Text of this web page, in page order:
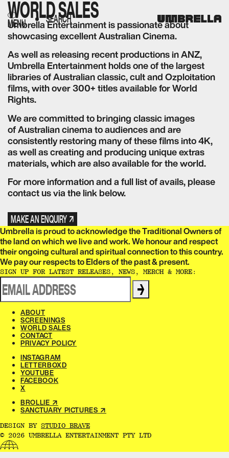
MENU SEARCH
FILMS​​​​‌ ‍ ​‍​‍‌‍ ‌ ​‍‌‍‍‌‌‍‌ ‌‍‍‌‌‍ ‍​‍​‍​ ‍‍​‍​‍‌ ​ ‌‍​‌‌‍ ‍‌‍‍‌‌ ‌​‌ ‍‌​‍ ‍‌‍‍‌‌‍ ​‍​‍​‍ ​​‍​‍‌‍‍​‌ ​‍‌‍‌‌‌‍‌‍​‍​‍​ ‍‍​‍​‍‌‍‍​‌ ‌​‌ ‌​‌ ​​‌ ​ ​ ‍‍​‍ ​‍ ‌ ‌‌‌‍ ‌‌‍​‍‌ ​‍‌‍‌‌‌‍ ​‌‍ ​‌‍​‌​‍ ‍‌ ​ ‌‍​‌‌‍ ‍‌‍‍‌‌ ‌​‌ ‍‌​‍ ‍‌ ​ ‌ ‌​‌ ‌‌‌‍‌​‌‍‍‌‌‍ ​‍ ‌‍‍‌‌‍ ‍‌ ‌​‌‍‌‌‌‍ ‍‌ ‌​​‍ ‌‍‌‌‌‍‌​‌‍‍‌‌ ‌​​‍ ‌‍ ‌‌‍ ‌‍‌​‌‍‌‌​ ‌‌ ​​‌ ​‍‌‍‌‌‌ ​ ‌‍‌‌‌‍ ‍‌ ‌​‌‍​‌‌ ‌​‌‍‍‌‌‍ ‌‍ ‍​ ‍ ‌‍‍‌‌‍‌​​ ‌‌ ​ ‌‍‍‌‌ ‌​‌‍‌‌‌‌​ ‌‍‌‌‌ ‌​‌ ‌​‌‍‍‌‌‍ ‍‌‍‌ ‌ ​ ​ ‍ ‌ ‌​‌ ‍‌‌ ​​‌‍‌‌​ ‌‌ ​ ‌‍‍‌‌ ‌​‌‍‌‌‌‌​ ‌‍‌‌‌ ‌​‌ ‌​‌‍‍‌‌‍ ‍‌‍‌ ‌ ​ ​ ‍ ‌ ​​‌‍​‌‌ ‌​‌‍‍​​ ‌‌‍ ‌‌‍‌‌‌‍ ‍‌ ‌‌‌​ ‍‌‍​‌‌ ‌‍‌‍‍‌‌‍‌ ‌‍​‌‌ ‌​‌‍‍‌‌‍ ‌‍ ‍​‍‌‌​ ‌‌‌​​‍‌‌ ‌‍‍ ‌‍‌‌‌ ‍‌​‍‌‌​ ​ ‌​‌​​‍‌‌​ ​ ‌​‌​​‍‌‌​ ​‍​ ​‍​ ‌‌​ ​​​ ​‌‌‍‌‍‌‍​‍​ ​‌‌‍​‍‌‍‌‌​‍ ‌​ ​‍‌‍‌‍​ ​ ‌‍​‍​‍ ‌​ ‌​‌‍‌‍‌‍​‍​ ‌ ​‍ ‌‌‍​‍​ ​‌​ ‌​​ ‍​​‍ ‌‌‍​‍​ ‌​​ ​​‌‍​ ​ ​​​ ​​‌‍​ ​ ​ ​ ‌‌​ ‍​​ ‌‌​ ‌‍​‍‌‌​ ​‍​ ​‍​‍‌‌​ ‌‌‌​‌​​‍ ‍‌ ‌​‌‍‍‌‌ ‌​‌‍ ​‌‍‌‌​ ‌‍​‍‌‍​‌‌ ​ ‌‍‌‌‌‌‌‌‌ ​‍‌‍ ​​ ‌‌‍‍​‌ ‌​‌ ‌​‌ ​​‌ ​ ​‍‌‌​ ​ ‌​​‌​‍‌‌​ ​‍‌​‌‍​‍‌‌​ ​‍‌​‌‍‌ ‌‌‌‍ ‌‌‍​‍‌ ​‍‌‍‌‌‌‍ ​‌‍ ​‌‍​‌​‍ ‍‌ ​ ‌‍​‌‌‍ ‍‌‍‍‌‌ ‌​‌ ‍‌​‍ ‍‌ ​ ‌ ‌​‌ ‌‌‌‍‌​‌‍‍‌‌‍ ​‍‌‍‌‍‍‌‌‍‌​​ ‌‌ ​ ‌‍‍‌‌ ‌​‌‍‌‌‌‌​ ‌‍‌‌‌ ‌​‌ ‌​‌‍‍‌‌‍ ‍‌‍‌ ‌ ​ ​‍‌‍‌ ‌​‌ ‍‌‌ ​​‌‍‌‌​ ‌‌ ​ ‌‍‍‌‌ ‌​‌‍‌‌‌‌​ ‌‍‌‌‌ ‌​‌ ‌​‌‍‍‌‌‍ ‍‌‍‌ ‌ ​ ​‍‌‍‌ ​​‌‍​‌‌ ‌​‌‍‍​​ ‌‌‍ ‌‌‍‌‌‌‍ ‍‌ ‌‌‌​ ‍‌‍​‌‌ ‌‍‌‍‍‌‌‍‌ ‌‍​‌‌ ‌​‌‍‍‌‌‍ ‌‍ ‍​‍‌‌​ ‌‌‌​​‍‌‌ ‌‍‍ ‌‍‌‌‌ ‍‌​‍‌‌​ ​ ‌​‌​​‍‌‌​ ​ ‌​‌​​‍‌‌​ ​‍​ ​‍​ ‌‌​ ​​​ ​‌‌‍‌‍‌‍​‍​ ​‌‌‍​‍‌‍‌‌​‍ ‌​ ​‍‌‍‌‍​ ​ ‌‍​‍​‍ ‌​ ‌​‌‍‌‍‌‍​‍​ ‌ ​‍ ‌‌‍​‍​ ​‌​ ‌​​ ‍​​‍ ‌‌‍​‍​ ‌​​ ​​‌‍​ ​ ​​​ ​​‌‍​ ​ ​ ​ ‌‌​ ‍​​ ‌‌​ ‌‍​‍‌‌​ ​‍​ ​‍​‍‌‌​ ‌‌‌​‌​​‍ ‍‌ ‌​‌‍‍‌‌ ‌​‌‍ ​‌‍‌‌​‍‌‍‌ ​​‌‍‌‌‌ ​‍‌ ​ ‌ ​​‌‍‌‌‌‍​ ‌ ‌​‌‍‍‌‌ ‌‍‌‍‌‌​ ‌‌ ​​‌ ‌‌‌‍​‍‌‍ ​‌‍‍‌‌ ​ ‌‍‍​‌‍‌‌‌‍‌​​‍​‍‌ ‌
DIALOGUE​​​​‌ ‍ ​‍​‍‌‍ ‌ ​‍‌‍‍‌‌‍‌ ‌‍‍‌‌‍ ‍​‍​‍​ ‍‍​‍​‍‌ ​ ‌‍​‌‌‍ ‍‌‍‍‌‌ ‌​‌ ‍‌​‍ ‍‌‍‍‌‌‍ ​‍​‍​‍ ​​‍​‍‌‍‍​‌ ​‍‌‍‌‌‌‍‌‍​‍​‍​ ‍‍​‍​‍‌‍‍​‌ ‌​‌ ‌​‌ ​​‌ ​ ​ ‍‍​‍ ​‍ ‌ ‌‌‌‍ ‌‌‍​‍‌ ​‍‌‍‌‌‌‍ ​‌‍ ​‌‍​‌​‍ ‍‌ ​ ‌‍​‌‌‍ ‍‌‍‍‌‌ ‌​‌ ‍‌​‍ ‍‌ ​ ‌ ‌​‌ ‌‌‌‍‌​‌‍‍‌‌‍ ​‍ ‌‍‍‌‌‍ ‍‌ ‌​‌‍‌‌‌‍ ‍‌ ‌​​‍ ‌‍‌‌‌‍‌​‌‍‍‌‌ ‌​​‍ ‌‍ ‌‌‍ ‌‍‌​‌‍‌‌​ ‌‌ ​​‌ ​‍‌‍‌‌‌ ​ ‌‍‌‌‌‍ ‍‌ ‌​‌‍​‌‌ ‌​‌‍‍‌‌‍ ‌‍ ‍​ ‍ ‌‍‍‌‌‍‌​​ ‌‌ ​ ‌‍‍‌‌ ‌​‌‍‌‌‌‌​ ‌‍‌‌‌ ‌​‌ ‌​‌‍‍‌‌‍ ‍‌‍‌ ‌ ​ ​ ‍ ‌ ‌​‌ ‍‌‌ ​​‌‍‌‌​ ‌‌ ​ ‌‍‍‌‌ ‌​‌‍‌‌‌‌​ ‌‍‌‌‌ ‌​‌ ‌​‌‍‍‌‌‍ ‍‌‍‌ ‌ ​ ​ ‍ ‌ ​​‌‍​‌‌ ‌​‌‍‍​​ ‌‌‍ ‌‌‍‌‌‌‍ ‍‌ ‌‌‌​ ‍‌‍​‌‌ ‌‍‌‍‍‌‌‍‌ ‌‍​‌‌ ‌​‌‍‍‌‌‍ ‌‍ ‍​‍‌‌​ ‌‌‌​​‍‌‌ ‌‍‍ ‌‍‌‌‌ ‍‌​‍‌‌​ ​ ‌​‌​​‍‌‌​ ​ ‌​‌​​‍‌‌​ ​‍​ ​‍‌‍​‍​ ​‍​ ‌ ‌‍​‌‌‍​‍​ ​‍​ ‌‍‌‍​‌​‍ ‌‌‍‌‌​ ​‌​ ​ ‌‍​ ​‍ ‌​ ‌​​ ‍​​ ‍​​ ‌‌​‍ ‌‌‍​‍​ ​‌​ ​ ​ ‌‍​‍ ‌​ ​ ​ ‌​‌‍‌​​ ‍​​ ​‌​ ​‌‌‍​‍‌‍​‍​ ‌‌‌‍‌‍​ ‌ ‌‍​‍​‍‌‌​ ​‍​ ​‍​‍‌‌​ ‌‌‌​‌​​‍ ‍‌ ‌​‌‍‍‌‌ ‌​‌‍ ​‌‍‌‌​ ‌‍​‍‌‍​‌‌ ​ ‌‍‌‌‌‌‌‌‌ ​‍‌‍ ​​ ‌‌‍‍​‌ ‌​‌ ‌​‌ ​​‌ ​ ​‍‌‌​ ​ ‌​​‌​‍‌‌​ ​‍‌​‌‍​‍‌‌​ ​‍‌​‌‍‌ ‌‌‌‍ ‌‌‍​‍‌ ​‍‌‍‌‌‌‍ ​‌‍ ​‌‍​‌​‍ ‍‌ ​ ‌‍​‌‌‍ ‍‌‍‍‌‌ ‌​‌ ‍‌​‍ ‍‌ ​ ‌ ‌​‌ ‌‌‌‍‌​‌‍‍‌‌‍ ​‍‌‍‌‍‍‌‌‍‌​​ ‌‌ ​ ‌‍‍‌‌ ‌​‌‍‌‌‌‌​ ‌‍‌‌‌ ‌​‌ ‌​‌‍‍‌‌‍ ‍‌‍‌ ‌ ​ ​‍‌‍‌ ‌​‌ ‍‌‌ ​​‌‍‌‌​ ‌‌ ​ ‌‍‍‌‌ ‌​‌‍‌‌‌‌​ ‌‍‌‌‌ ‌​‌ ‌​‌‍‍‌‌‍ ‍‌‍‌ ‌ ​ ​‍‌‍‌ ​​‌‍​‌‌ ‌​‌‍‍​​ ‌‌‍ ‌‌‍‌‌‌‍ ‍‌ ‌‌‌​ ‍‌‍​‌‌ ‌‍‌‍‍‌‌‍‌ ‌‍​‌‌ ‌​‌‍‍‌‌‍ ‌‍ ‍​‍‌‌​ ‌‌‌​​‍‌‌ ‌‍‍ ‌‍‌‌‌ ‍‌​‍‌‌​ ​ ‌​‌​​‍‌‌​ ​ ‌​‌​​‍‌‌​ ​‍​ ​‍‌‍​‍​ ​‍​ ‌ ‌‍​‌‌‍​‍​ ​‍​ ‌‍‌‍​‌​‍ ‌‌‍‌‌​ ​‌​ ​ ‌‍​ ​‍ ‌​ ‌​​ ‍​​ ‍​​ ‌‌​‍ ‌‌‍​‍​ ​‌​ ​ ​ ‌‍​‍ ‌​ ​ ​ ‌​‌‍‌​​ ‍​​ ​‌​ ​‌‌‍​‍‌‍​‍​ ‌‌‌‍‌‍​ ‌ ‌‍​‍​‍‌‌​ ​‍​ ​‍​‍‌‌​ ‌‌‌​‌​​‍ ‍‌ ‌​‌‍‍‌‌ ‌​‌‍ ​‌‍‌‌​‍‌‍‌ ​​‌‍‌‌‌ ​‍‌ ​ ‌ ​​‌‍‌‌‌‍​ ‌ ‌​‌‍‍‌‌ ‌‍‌‍‌‌​ ‌‌ ​​‌ ‌‌‌‍​‍‌‍ ​‌‍‍‌‌ ​ ‌‍‍​‌‍‌‌‌‍‌​​‍​‍‌ ‌
SHOP​​​​‌ ‍ ​‍​‍‌‍ ‌ ​‍‌‍‍‌‌‍‌ ‌‍‍‌‌‍ ‍​‍​‍​ ‍‍​‍​‍‌ ​ ‌‍​‌‌‍ ‍‌‍‍‌‌ ‌​‌ ‍‌​‍ ‍‌‍‍‌‌‍ ​‍​‍​‍ ​​‍​‍‌‍‍​‌ ​‍‌‍‌‌‌‍‌‍​‍​‍​ ‍‍​‍​‍‌‍‍​‌ ‌​‌ ‌​‌ ​​‌ ​ ​ ‍‍​‍ ​‍ ‌ ‌‌‌‍ ‌‌‍​‍‌ ​‍‌‍‌‌‌‍ ​‌‍ ​‌‍​‌​‍ ‍‌ ​ ‌‍​‌‌‍ ‍‌‍‍‌‌ ‌​‌ ‍‌​‍ ‍‌ ​ ‌ ‌​‌ ‌‌‌‍‌​‌‍‍‌‌‍ ​‍ ‌‍‍‌‌‍ ‍‌ ‌​‌‍‌‌‌‍ ‍‌ ‌​​‍ ‌‍‌‌‌‍‌​‌‍‍‌‌ ‌​​‍ ‌‍ ‌‌‍ ‌‍‌​‌‍‌‌​ ‌‌ ​​‌ ​‍‌‍‌‌‌ ​ ‌‍‌‌‌‍ ‍‌ ‌​‌‍​‌‌ ‌​‌‍‍‌‌‍ ‌‍ ‍​ ‍ ‌‍‍‌‌‍‌​​ ‌‌ ​ ‌‍‍‌‌ ‌​‌‍‌‌‌‌​ ‌‍‌‌‌ ‌​‌ ‌​‌‍‍‌‌‍ ‍‌‍‌ ‌ ​ ​ ‍ ‌ ‌​‌ ‍‌‌ ​​‌‍‌‌​ ‌‌ ​ ‌‍‍‌‌ ‌​‌‍‌‌‌‌​ ‌‍‌‌‌ ‌​‌ ‌​‌‍‍‌‌‍ ‍‌‍‌ ‌ ​ ​ ‍ ‌ ​​‌‍​‌‌ ‌​‌‍‍​​ ‌‌‍ ‌‌‍‌‌‌‍ ‍‌ ‌‌‌​ ‍‌‍​‌‌ ‌‍‌‍‍‌‌‍‌ ‌‍​‌‌ ‌​‌‍‍‌‌‍ ‌‍ ‍​‍‌‌​ ‌‌‌​​‍‌‌ ‌‍‍ ‌‍‌‌‌ ‍‌​‍‌‌​ ​ ‌​‌​​‍‌‌​ ​ ‌​‌​​‍‌‌​ ​‍​ ​‍​ ​‍​ ​‍‌‍​‍‌‍​‍‌‍​‌‌‍‌‍​ ​​​ ​​​‍ ‌‌‍​‌‌‍‌‍​ ​ ​ ‌‍​‍ ‌​ ‌​‌‍‌‍​ ​ ​ ‌​​‍ ‌​ ‍‌‌‍‌​‌‍​‍​ ‌‌​‍ ‌​ ​ ​ ​‌​ ​‌‌‍​ ​ ‍​​ ‌ ‌‍​ ​ ‍​‌‍‌​​ ‌‍​ ‌ ‌‍​ ​‍‌‌​ ​‍​ ​‍​‍‌‌​ ‌‌‌​‌​​‍ ‍‌ ‌​‌‍‍‌‌ ‌​‌‍ ​‌‍‌‌​ ‌‍​‍‌‍​‌‌ ​ ‌‍‌‌‌‌‌‌‌ ​‍‌‍ ​​ ‌‌‍‍​‌ ‌​‌ ‌​‌ ​​‌ ​ ​‍‌‌​ ​ ‌​​‌​‍‌‌​ ​‍‌​‌‍​‍‌‌​ ​‍‌​‌‍‌ ‌‌‌‍ ‌‌‍​‍‌ ​‍‌‍‌‌‌‍ ​‌‍ ​‌‍​‌​‍ ‍‌ ​ ‌‍​‌‌‍ ‍‌‍‍‌‌ ‌​‌ ‍‌​‍ ‍‌ ​ ‌ ‌​‌ ‌‌‌‍‌​‌‍‍‌‌‍ ​‍‌‍‌‍‍‌‌‍‌​​ ‌‌ ​ ‌‍‍‌‌ ‌​‌‍‌‌‌‌​ ‌‍‌‌‌ ‌​‌ ‌​‌‍‍‌‌‍ ‍‌‍‌ ‌ ​ ​‍‌‍‌ ‌​‌ ‍‌‌ ​​‌‍‌‌​ ‌‌ ​ ‌‍‍‌‌ ‌​‌‍‌‌‌‌​ ‌‍‌‌‌ ‌​‌ ‌​‌‍‍‌‌‍ ‍‌‍‌ ‌ ​ ​‍‌‍‌ ​​‌‍​‌‌ ‌​‌‍‍​​ ‌‌‍ ‌‌‍‌‌‌‍ ‍‌ ‌‌‌​ ‍‌‍​‌‌ ‌‍‌‍‍‌‌‍‌ ‌‍​‌‌ ‌​‌‍‍‌‌‍ ‌‍ ‍​‍‌‌​ ‌‌‌​​‍‌‌ ‌‍‍ ‌‍‌‌‌ ‍‌​‍‌‌​ ​ ‌​‌​​‍‌‌​ ​ ‌​‌​​‍‌‌​ ​‍​ ​‍​ ​‍​ ​‍‌‍​‍‌‍​‍‌‍​‌‌‍‌‍​ ​​​ ​​​‍ ‌‌‍​‌‌‍‌‍​ ​ ​ ‌‍​‍ ‌​ ‌​‌‍‌‍​ ​ ​ ‌​​‍ ‌​ ‍‌‌‍‌​‌‍​‍​ ‌‌​‍ ‌​ ​ ​ ​‌​ ​‌‌‍​ ​ ‍​​ ‌ ‌‍​ ​ ‍​‌‍‌​​ ‌‍​ ‌ ‌‍​ ​‍‌‌​ ​‍​ ​‍​‍‌‌​ ‌‌‌​‌​​‍ ‍‌ ‌​‌‍‍‌‌ ‌​‌‍ ​‌‍‌‌​‍‌‍‌ ​​‌‍‌‌‌ ​‍‌ ​ ‌ ​​‌‍‌‌‌‍​ ‌ ‌​‌‍‍‌‌ ‌‍‌‍‌‌​ ‌‌ ​​‌ ‌‌‌‍​‍‌‍ ​‌‍‍‌‌ ​ ‌‍‍​‌‍‌‌‌‍‌​​‍​‍‌ ‌
BOOK A SCREENING​​​​‌ ‍ ​‍​‍‌‍ ‌ ​‍‌‍‍‌‌‍‌ ‌‍‍‌‌‍ ‍​‍​‍​ ‍‍​‍​‍‌ ​ ‌‍​‌‌‍ ‍‌‍‍‌‌ ‌​‌ ‍‌​‍ ‍‌‍‍‌‌‍ ​‍​‍​‍ ​​‍​‍‌‍‍​‌ ​‍‌‍‌‌‌‍‌‍​‍​‍​ ‍‍​‍​‍‌‍‍​‌ ‌​‌ ‌​‌ ​​‌ ​ ​ ‍‍​‍ ​‍ ‌ ‌‌‌‍ ‌‌‍​‍‌ ​‍‌‍‌‌‌‍ ​‌‍ ​‌‍​‌​‍ ‍‌ ​ ‌‍​‌‌‍ ‍‌‍‍‌‌ ‌​‌ ‍‌​‍ ‍‌ ​ ‌ ‌​‌ ‌‌‌‍‌​‌‍‍‌‌‍ ​‍ ‌‍‍‌‌‍ ‍‌ ‌​‌‍‌‌‌‍ ‍‌ ‌​​‍ ‌‍‌‌‌‍‌​‌‍‍‌‌ ‌​​‍ ‌‍ ‌‌‍ ‌‍‌​‌‍‌‌​ ‌‌ ​​‌ ​‍‌‍‌‌‌ ​ ‌‍‌‌‌‍ ‍‌ ‌​‌‍​‌‌ ‌​‌‍‍‌‌‍ ‌‍ ‍​ ‍ ‌‍‍‌‌‍‌​​ ‌‌ ​ ‌‍‍‌‌ ‌​‌‍‌‌‌‌​ ‌‍‌‌‌ ‌​‌ ‌​‌‍‍‌‌‍ ‍‌‍‌ ‌ ​ ​ ‍ ‌ ‌​‌ ‍‌‌ ​​‌‍‌‌​ ‌‌ ​ ‌‍‍‌‌ ‌​‌‍‌‌‌‌​ ‌‍‌‌‌ ‌​‌ ‌​‌‍‍‌‌‍ ‍‌‍‌ ‌ ​ ​ ‍ ‌ ​​‌‍​‌‌ ‌​‌‍‍​​ ‌‌‍ ‌‌‍‌‌‌‍ ‍‌ ‌‌‌​ ‍‌‍​‌‌ ‌‍‌‍‍‌‌‍‌ ‌‍​‌‌ ‌​‌‍‍‌‌‍ ‌‍ ‍​‍‌‌​ ‌‌‌​​‍‌‌ ‌‍‍ ‌‍‌‌‌ ‍‌​‍‌‌​ ​ ‌​‌​​‍‌‌​ ​ ‌​‌​​‍‌‌​ ​‍​ ​‍‌‍‌​​ ‌‍‌‍‌​​ ​​‌‍‌‌‌‍‌‍‌‍​‍​ ‍‌​‍ ‌​ ‌‌​ ‍‌​ ​‍​ ‍‌​‍ ‌​ ‌​‌‍‌‌​ ‍‌​ ​‍​‍ ‌‌‍​‍​ ‌​​ ‌‌​ ​ ​‍ ‌​ ‌‍‌‍​‌‌‍‌‌‌‍‌‍‌‍​‌​ ‌​​ ‌‍​ ​​​ ‍​‌‍​‌​ ‌‍‌‍‌‌​‍‌‌​ ​‍​ ​‍​‍‌‌​ ‌‌‌​‌​​‍ ‍‌ ‌​‌‍‍‌‌ ‌​‌‍ ​‌‍‌‌​ ‌‍​‍‌‍​‌‌ ​ ‌‍‌‌‌‌‌‌‌ ​‍‌‍ ​​ ‌‌‍‍​‌ ‌​‌ ‌​‌ ​​‌ ​ ​‍‌‌​ ​ ‌​​‌​‍‌‌​ ​‍‌​‌‍​‍‌‌​ ​‍‌​‌‍‌ ‌‌‌‍ ‌‌‍​‍‌ ​‍‌‍‌‌‌‍ ​‌‍ ​‌‍​‌​‍ ‍‌ ​ ‌‍​‌‌‍ ‍‌‍‍‌‌ ‌​‌ ‍‌​‍ ‍‌ ​ ‌ ‌​‌ ‌‌‌‍‌​‌‍‍‌‌‍ ​‍‌‍‌‍‍‌‌‍‌​​ ‌‌ ​ ‌‍‍‌‌ ‌​‌‍‌‌‌‌​ ‌‍‌‌‌ ‌​‌ ‌​‌‍‍‌‌‍ ‍‌‍‌ ‌ ​ ​‍‌‍‌ ‌​‌ ‍‌‌ ​​‌‍‌‌​ ‌‌ ​ ‌‍‍‌‌ ‌​‌‍‌‌‌‌​ ‌‍‌‌‌ ‌​‌ ‌​‌‍‍‌‌‍ ‍‌‍‌ ‌ ​ ​‍‌‍‌ ​​‌‍​‌‌ ‌​‌‍‍​​ ‌‌‍ ‌‌‍‌‌‌‍ ‍‌ ‌‌‌​ ‍‌‍​‌‌ ‌‍‌‍‍‌‌‍‌ ‌‍​‌‌ ‌​‌‍‍‌‌‍ ‌‍ ‍​‍‌‌​ ‌‌‌​​‍‌‌ ‌‍‍ ‌‍‌‌‌ ‍‌​‍‌‌​ ​ ‌​‌​​‍‌‌​ ​ ‌​‌​​‍‌‌​ ​‍​ ​‍‌‍‌​​ ‌‍‌‍‌​​ ​​‌‍‌‌‌‍‌‍‌‍​‍​ ‍‌​‍ ‌​ ‌‌​ ‍‌​ ​‍​ ‍‌​‍ ‌​ ‌​‌‍‌‌​ ‍‌​ ​‍​‍ ‌‌‍​‍​ ‌​​ ‌‌​ ​ ​‍ ‌​ ‌‍‌‍​‌‌‍‌‌‌‍‌‍‌‍​‌​ ‌​​ ‌‍​ ​​​ ‍​‌‍​‌​ ‌‍‌‍‌‌​‍‌‌​ ​‍​ ​‍​‍‌‌​ ‌‌‌​‌​​‍ ‍‌ ‌​‌‍‍‌‌ ‌​‌‍ ​‌‍‌‌​‍‌‍‌ ​​‌‍‌‌‌ ​‍‌ ​ ‌ ​​‌‍‌‌‌‍​ ‌ ‌​‌‍‍‌‌ ‌‍‌‍‌‌​ ‌‌ ​​‌ ‌‌‌‍​‍‌‍ ​‌‍‍‌‌ ​ ‌‍‍​‌‍‌‌‌‍‌​​‍​‍‌ ‌
ABOUT​​​​‌ ‍ ​‍​‍‌‍ ‌ ​‍‌‍‍‌‌‍‌ ‌‍‍‌‌‍ ‍​‍​‍​ ‍‍​‍​‍‌ ​ ‌‍​‌‌‍ ‍‌‍‍‌‌ ‌​‌ ‍‌​‍ ‍‌‍‍‌‌‍ ​‍​‍​‍ ​​‍​‍‌‍‍​‌ ​‍‌‍‌‌‌‍‌‍​‍​‍​ ‍‍​‍​‍‌‍‍​‌ ‌​‌ ‌​‌ ​​‌ ​ ​ ‍‍​‍ ​‍ ‌ ‌‌‌‍ ‌‌‍​‍‌ ​‍‌‍‌‌‌‍ ​‌‍ ​‌‍​‌​‍ ‍‌ ​ ‌‍​‌‌‍ ‍‌‍‍‌‌ ‌​‌ ‍‌​‍ ‍‌ ​ ‌ ‌​‌ ‌‌‌‍‌​‌‍‍‌‌‍ ​‍ ‌‍‍‌‌‍ ‍‌ ‌​‌‍‌‌‌‍ ‍‌ ‌​​‍ ‌‍‌‌‌‍‌​‌‍‍‌‌ ‌​​‍ ‌‍ ‌‌‍ ‌‍‌​‌‍‌‌​ ‌‌ ​​‌ ​‍‌‍‌‌‌ ​ ‌‍‌‌‌‍ ‍‌ ‌​‌‍​‌‌ ‌​‌‍‍‌‌‍ ‌‍ ‍​ ‍ ‌‍‍‌‌‍‌​​ ‌‌ ​ ‌‍‍‌‌ ‌​‌‍‌‌‌‌​ ‌‍‌‌‌ ‌​‌ ‌​‌‍‍‌‌‍ ‍‌‍‌ ‌ ​ ​ ‍ ‌ ‌​‌ ‍‌‌ ​​‌‍‌‌​ ‌‌ ​ ‌‍‍‌‌ ‌​‌‍‌‌‌‌​ ‌‍‌‌‌ ‌​‌ ‌​‌‍‍‌‌‍ ‍‌‍‌ ‌ ​ ​ ‍ ‌ ​​‌‍​‌‌ ‌​‌‍‍​​ ‌‌‍ ‌‌‍‌‌‌‍ ‍‌ ‌‌‌​ ‍‌‍​‌‌ ‌‍‌‍‍‌‌‍‌ ‌‍​‌‌ ‌​‌‍‍‌‌‍ ‌‍ ‍​‍‌‌​ ‌‌‌​​‍‌‌ ‌‍‍ ‌‍‌‌‌ ‍‌​‍‌‌​ ​ ‌​‌​​‍‌‌​ ​ ‌​‌​​‍‌‌​ ​‍​ ​‍​ ‌‌​ ‍​​ ​‌‌‍‌​​ ​‌​ ​‍​ ​‌​ ​‍​‍ ‌‌‍​ ‌‍​‌​ ‍‌​ ​‌​‍ ‌​ ‌​​ ‍‌​ ‌ ​ ‍​​‍ ‌​ ‍‌​ ​‌‌‍‌‍​ ​‍​‍ ‌​ ‍​​ ‌ ​ ‌​​ ​‍​ ‌​​ ‌​​ ‌‌​ ​‍​ ‍​‌‍​‌‌‍​‍‌‍‌​​‍‌‌​ ​‍​ ​‍​‍‌‌​ ‌‌‌​‌​​‍ ‍‌ ‌​‌‍‍‌‌ ‌​‌‍ ​‌‍‌‌​ ‌‍​‍‌‍​‌‌ ​ ‌‍‌‌‌‌‌‌‌ ​‍‌‍ ​​ ‌‌‍‍​‌ ‌​‌ ‌​‌ ​​‌ ​ ​‍‌‌​ ​ ‌​​‌​‍‌‌​ ​‍‌​‌‍​‍‌‌​ ​‍‌​‌‍‌ ‌‌‌‍ ‌‌‍​‍‌ ​‍‌‍‌‌‌‍ ​‌‍ ​‌‍​‌​‍ ‍‌ ​ ‌‍​‌‌‍ ‍‌‍‍‌‌ ‌​‌ ‍‌​‍ ‍‌ ​ ‌ ‌​‌ ‌‌‌‍‌​‌‍‍‌‌‍ ​‍‌‍‌‍‍‌‌‍‌​​ ‌‌ ​ ‌‍‍‌‌ ‌​‌‍‌‌‌‌​ ‌‍‌‌‌ ‌​‌ ‌​‌‍‍‌‌‍ ‍‌‍‌ ‌ ​ ​‍‌‍‌ ‌​‌ ‍‌‌ ​​‌‍‌‌​ ‌‌ ​ ‌‍‍‌‌ ‌​‌‍‌‌‌‌​ ‌‍‌‌‌ ‌​‌ ‌​‌‍‍‌‌‍ ‍‌‍‌ ‌ ​ ​‍‌‍‌ ​​‌‍​‌‌ ‌​‌‍‍​​ ‌‌‍ ‌‌‍‌‌‌‍ ‍‌ ‌‌‌​ ‍‌‍​‌‌ ‌‍‌‍‍‌‌‍‌ ‌‍​‌‌ ‌​‌‍‍‌‌‍ ‌‍ ‍​‍‌‌​ ‌‌‌​​‍‌‌ ‌‍‍ ‌‍‌‌‌ ‍‌​‍‌‌​ ​ ‌​‌​​‍‌‌​ ​ ‌​‌​​‍‌‌​ ​‍​ ​‍​ ‌‌​ ‍​​ ​‌‌‍‌​​ ​‌​ ​‍​ ​‌​ ​‍​‍ ‌‌‍​ ‌‍​‌​ ‍‌​ ​‌​‍ ‌​ ‌​​ ‍‌​ ‌ ​ ‍​​‍ ‌​ ‍‌​ ​‌‌‍‌‍​ ​‍​‍ ‌​ ‍​​ ‌ ​ ‌​​ ​‍​ ‌​​ ‌​​ ‌‌​ ​‍​ ‍​‌‍​‌‌‍​‍‌‍‌​​‍‌‌​ ​‍​ ​‍​‍‌‌​ ‌‌‌​‌​​‍ ‍‌ ‌​‌‍‍‌‌ ‌​‌‍ ​‌‍‌‌​‍‌‍‌ ​​‌‍‌‌‌ ​‍‌ ​ ‌ ​​‌‍‌‌‌‍​ ‌ ‌​‌‍‍‌‌ ‌‍‌‍‌‌​ ‌‌ ​​‌ ‌‌‌‍​‍‌‍ ​‌‍‍‌‌ ​ ‌‍‍​‌‍‌‌‌‍‌​​‍​‍‌ ‌
CONTACT​​​​‌ ‍ ​‍​‍‌‍ ‌ ​‍‌‍‍‌‌‍‌ ‌‍‍‌‌‍ ‍​‍​‍​ ‍‍​‍​‍‌ ​ ‌‍​‌‌‍ ‍‌‍‍‌‌ ‌​‌ ‍‌​‍ ‍‌‍‍‌‌‍ ​‍​‍​‍ ​​‍​‍‌‍‍​‌ ​‍‌‍‌‌‌‍‌‍​‍​‍​ ‍‍​‍​‍‌‍‍​‌ ‌​‌ ‌​‌ ​​‌ ​ ​ ‍‍​‍ ​‍ ‌ ‌‌‌‍ ‌‌‍​‍‌ ​‍‌‍‌‌‌‍ ​‌‍ ​‌‍​‌​‍ ‍‌ ​ ‌‍​‌‌‍ ‍‌‍‍‌‌ ‌​‌ ‍‌​‍ ‍‌ ​ ‌ ‌​‌ ‌‌‌‍‌​‌‍‍‌‌‍ ​‍ ‌‍‍‌‌‍ ‍‌ ‌​‌‍‌‌‌‍ ‍‌ ‌​​‍ ‌‍‌‌‌‍‌​‌‍‍‌‌ ‌​​‍ ‌‍ ‌‌‍ ‌‍‌​‌‍‌‌​ ‌‌ ​​‌ ​‍‌‍‌‌‌ ​ ‌‍‌‌‌‍ ‍‌ ‌​‌‍​‌‌ ‌​‌‍‍‌‌‍ ‌‍ ‍​ ‍ ‌‍‍‌‌‍‌​​ ‌‌ ​ ‌‍‍‌‌ ‌​‌‍‌‌‌‌​ ‌‍‌‌‌ ‌​‌ ‌​‌‍‍‌‌‍ ‍‌‍‌ ‌ ​ ​ ‍ ‌ ‌​‌ ‍‌‌ ​​‌‍‌‌​ ‌‌ ​ ‌‍‍‌‌ ‌​‌‍‌‌‌‌​ ‌‍‌‌‌ ‌​‌ ‌​‌‍‍‌‌‍ ‍‌‍‌ ‌ ​ ​ ‍ ‌ ​​‌‍​‌‌ ‌​‌‍‍​​ ‌‌‍ ‌‌‍‌‌‌‍ ‍‌ ‌‌‌​ ‍‌‍​‌‌ ‌‍‌‍‍‌‌‍‌ ‌‍​‌‌ ‌​‌‍‍‌‌‍ ‌‍ ‍​‍‌‌​ ‌‌‌​​‍‌‌ ‌‍‍ ‌‍‌‌‌ ‍‌​‍‌‌​ ​ ‌​‌​​‍‌‌​ ​ ‌​‌​​‍‌‌​ ​‍​ ​‍‌‍‌‍​ ​‍​ ‌​​ ​‍‌‍‌‍‌‍​‍​ ​‌​ ​‍​‍ ‌‌‍​‌‌‍‌‍‌‍‌‌​ ‌ ​‍ ‌​ ‌​‌‍​‍​ ‌ ​ ​‌​‍ ‌‌‍​‌​ ​‌‌‍​‍​ ​‌​‍ ‌​ ​ ​ ​ ​ ‍‌​ ​‌​ ‍‌​ ‌​​ ‍‌​ ‍​​ ‌‍‌‍‌‌​ ​​‌‍‌​​‍‌‌​ ​‍​ ​‍​‍‌‌​ ‌‌‌​‌​​‍ ‍‌ ‌​‌‍‍‌‌ ‌​‌‍ ​‌‍‌‌​ ‌‍​‍‌‍​‌‌ ​ ‌‍‌‌‌‌‌‌‌ ​‍‌‍ ​​ ‌‌‍‍​‌ ‌​‌ ‌​‌ ​​‌ ​ ​‍‌‌​ ​ ‌​​‌​‍‌‌​ ​‍‌​‌‍​‍‌‌​ ​‍‌​‌‍‌ ‌‌‌‍ ‌‌‍​‍‌ ​‍‌‍‌‌‌‍ ​‌‍ ​‌‍​‌​‍ ‍‌ ​ ‌‍​‌‌‍ ‍‌‍‍‌‌ ‌​‌ ‍‌​‍ ‍‌ ​ ‌ ‌​‌ ‌‌‌‍‌​‌‍‍‌‌‍ ​‍‌‍‌‍‍‌‌‍‌​​ ‌‌ ​ ‌‍‍‌‌ ‌​‌‍‌‌‌‌​ ‌‍‌‌‌ ‌​‌ ‌​‌‍‍‌‌‍ ‍‌‍‌ ‌ ​ ​‍‌‍‌ ‌​‌ ‍‌‌ ​​‌‍‌‌​ ‌‌ ​ ‌‍‍‌‌ ‌​‌‍‌‌‌‌​ ‌‍‌‌‌ ‌​‌ ‌​‌‍‍‌‌‍ ‍‌‍‌ ‌ ​ ​‍‌‍‌ ​​‌‍​‌‌ ‌​‌‍‍​​ ‌‌‍ ‌‌‍‌‌‌‍ ‍‌ ‌‌‌​ ‍‌‍​‌‌ ‌‍‌‍‍‌‌‍‌ ‌‍​‌‌ ‌​‌‍‍‌‌‍ ‌‍ ‍​‍‌‌​ ‌‌‌​​‍‌‌ ‌‍‍ ‌‍‌‌‌ ‍‌​‍‌‌​ ​ ‌​‌​​‍‌‌​ ​ ‌​‌​​‍‌‌​ ​‍​ ​‍‌‍‌‍​ ​‍​ ‌​​ ​‍‌‍‌‍‌‍​‍​ ​‌​ ​‍​‍ ‌‌‍​‌‌‍‌‍‌‍‌‌​ ‌ ​‍ ‌​ ‌​‌‍​‍​ ‌ ​ ​‌​‍ ‌‌‍​‌​ ​‌‌‍​‍​ ​‌​‍ ‌​ ​ ​ ​ ​ ‍‌​ ​‌​ ‍‌​ ‌​​ ‍‌​ ‍​​ ‌‍‌‍‌‌​ ​​‌‍‌​​‍‌‌​ ​‍​ ​‍​‍‌‌​ ‌‌‌​‌​​‍ ‍‌ ‌​‌‍‍‌‌ ‌​‌‍ ​‌‍‌‌​‍‌‍‌ ​​‌‍‌‌‌ ​‍‌ ​ ‌ ​​‌‍‌‌‌‍​ ‌ ‌​‌‍‍‌‌ ‌‍‌‍‌‌​ ‌‌ ​​‌ ‌‌‌‍​‍‌‍ ​‌‍‍‌‌ ​ ‌‍‍​‌‍‌‌‌‍‌​​‍​‍‌ ‌
INSTAGRAM​​​​‌ ‍ ​‍​‍‌‍ ‌ ​‍‌‍‍‌‌‍‌ ‌‍‍‌‌‍ ‍​‍​‍​ ‍‍​‍​‍‌ ​ ‌‍​‌‌‍ ‍‌‍‍‌‌ ‌​‌ ‍‌​‍ ‍‌‍‍‌‌‍ ​‍​‍​‍ ​​‍​‍‌‍‍​‌ ​‍‌‍‌‌‌‍‌‍​‍​‍​ ‍‍​‍​‍‌‍‍​‌ ‌​‌ ‌​‌ ​​‌ ​ ​ ‍‍​‍ ​‍ ‌ ‌‌‌‍ ‌‌‍​‍‌ ​‍‌‍‌‌‌‍ ​‌‍ ​‌‍​‌​‍ ‍‌ ​ ‌‍​‌‌‍ ‍‌‍‍‌‌ ‌​‌ ‍‌​‍ ‍‌ ​ ‌ ‌​‌ ‌‌‌‍‌​‌‍‍‌‌‍ ​‍ ‌‍‍‌‌‍ ‍‌ ‌​‌‍‌‌‌‍ ‍‌ ‌​​‍ ‌‍‌‌‌‍‌​‌‍‍‌‌ ‌​​‍ ‌‍ ‌‌‍ ‌‍‌​‌‍‌‌​ ‌‌ ​​‌ ​‍‌‍‌‌‌ ​ ‌‍‌‌‌‍ ‍‌ ‌​‌‍​‌‌ ‌​‌‍‍‌‌‍ ‌‍ ‍​ ‍ ‌‍‍‌‌‍‌​​ ‌‌ ​ ‌‍‍‌‌ ‌​‌‍‌‌‌‌​ ‌‍‌‌‌ ‌​‌ ‌​‌‍‍‌‌‍ ‍‌‍‌ ‌ ​ ​ ‍ ‌ ‌​‌ ‍‌‌ ​​‌‍‌‌​ ‌‌ ​ ‌‍‍‌‌ ‌​‌‍‌‌‌‌​ ‌‍‌‌‌ ‌​‌ ‌​‌‍‍‌‌‍ ‍‌‍‌ ‌ ​ ​ ‍ ‌ ​​‌‍​‌‌ ‌​‌‍‍​​ ‌‌ ​ ‌‍ ‌‍​ ‌‍‍‌‌‍​‌‌‍ ​‌​ ​‌‍‍‌‌‍ ‍‌‍‍ ‌ ​ ​‍‌‌​ ‌‌‌​​‍‌‌ ‌‍‍ ‌‍‌‌‌ ‍‌​‍‌‌​ ​ ‌​‌​​‍‌‌​ ​ ‌​‌​​‍‌‌​ ​‍​ ​‍​ ‍​​ ​​​ ‌‌‌‍​‌​ ​​​ ‌​‌‍‌‌​ ‌ ​‍ ‌‌‍​‌​ ‍‌​ ​ ​ ​ ​‍ ‌​ ‌​​ ‌‌​ ‍‌‌‍​‍​‍ ‌‌‍​‌‌‍​‍‌‍‌​​ ‌‌​‍ ‌‌‍​‌‌‍​‍‌‍​‍‌‍‌‌‌‍​‍‌‍​‍​ ‍‌​ ​‌​ ‍‌​ ‌​​ ‌‍​ ‌‍​‍‌‌​ ​‍​ ​‍​‍‌‌​ ‌‌‌​‌​​‍ ‍‌ ‌​‌‍‍‌‌ ‌​‌‍ ​‌‍‌‌​ ‌‍​‍‌‍​‌‌ ​ ‌‍‌‌‌‌‌‌‌ ​‍‌‍ ​​ ‌‌‍‍​‌ ‌​‌ ‌​‌ ​​‌ ​ ​‍‌‌​ ​ ‌​​‌​‍‌‌​ ​‍‌​‌‍​‍‌‌​ ​‍‌​‌‍‌ ‌‌‌‍ ‌‌‍​‍‌ ​‍‌‍‌‌‌‍ ​‌‍ ​‌‍​‌​‍ ‍‌ ​ ‌‍​‌‌‍ ‍‌‍‍‌‌ ‌​‌ ‍‌​‍ ‍‌ ​ ‌ ‌​‌ ‌‌‌‍‌​‌‍‍‌‌‍ ​‍‌‍‌‍‍‌‌‍‌​​ ‌‌ ​ ‌‍‍‌‌ ‌​‌‍‌‌‌‌​ ‌‍‌‌‌ ‌​‌ ‌​‌‍‍‌‌‍ ‍‌‍‌ ‌ ​ ​‍‌‍‌ ‌​‌ ‍‌‌ ​​‌‍‌‌​ ‌‌ ​ ‌‍‍‌‌ ‌​‌‍‌‌‌‌​ ‌‍‌‌‌ ‌​‌ ‌​‌‍‍‌‌‍ ‍‌‍‌ ‌ ​ ​‍‌‍‌ ​​‌‍​‌‌ ‌​‌‍‍​​ ‌‌ ​ ‌‍ ‌‍​ ‌‍‍‌‌‍​‌‌‍ ​‌​ ​‌‍‍‌‌‍ ‍‌‍‍ ‌ ​ ​‍‌‌​ ‌‌‌​​‍‌‌ ‌‍‍ ‌‍‌‌‌ ‍‌​‍‌‌​ ​ ‌​‌​​‍‌‌​ ​ ‌​‌​​‍‌‌​ ​‍​ ​‍​ ‍​​ ​​​ ‌‌‌‍​‌​ ​​​ ‌​‌‍‌‌​ ‌ ​‍ ‌‌‍​‌​ ‍‌​ ​ ​ ​ ​‍ ‌​ ‌​​ ‌‌​ ‍‌‌‍​‍​‍ ‌‌‍​‌‌‍​‍‌‍‌​​ ‌‌​‍ ‌‌‍​‌‌‍​‍‌‍​‍‌‍‌‌‌‍​‍‌‍​‍​ ‍‌​ ​‌​ ‍‌​ ‌​​ ‌‍​ ‌‍​‍‌‌​ ​‍​ ​‍​‍‌‌​ ‌‌‌​‌​​‍ ‍‌ ‌​‌‍‍‌‌ ‌​‌‍ ​‌‍‌‌​‍‌‍‌ ​​‌‍‌‌‌ ​‍‌ ​ ‌ ​​‌‍‌‌‌‍​ ‌ ‌​‌‍‍‌‌ ‌‍‌‍‌‌​ ‌‌ ​​‌ ‌‌‌‍​‍‌‍ ​‌‍‍‌‌ ​ ‌‍‍​‌‍‌‌‌‍‌​​‍​‍‌ ‌LETTERBOXD​​​​‌ ‍ ​‍​‍‌‍ ‌ ​‍‌‍‍‌‌‍‌ ‌‍‍‌‌‍ ‍​‍​‍​ ‍‍​‍​‍‌ ​ ‌‍​‌‌‍ ‍‌‍‍‌‌ ‌​‌ ‍‌​‍ ‍‌‍‍‌‌‍ ​‍​‍​‍ ​​‍​‍‌‍‍​‌ ​‍‌‍‌‌‌‍‌‍​‍​‍​ ‍‍​‍​‍‌‍‍​‌ ‌​‌ ‌​‌ ​​‌ ​ ​ ‍‍​‍ ​‍ ‌ ‌‌‌‍ ‌‌‍​‍‌ ​‍‌‍‌‌‌‍ ​‌‍ ​‌‍​‌​‍ ‍‌ ​ ‌‍​‌‌‍ ‍‌‍‍‌‌ ‌​‌ ‍‌​‍ ‍‌ ​ ‌ ‌​‌ ‌‌‌‍‌​‌‍‍‌‌‍ ​‍ ‌‍‍‌‌‍ ‍‌ ‌​‌‍‌‌‌‍ ‍‌ ‌​​‍ ‌‍‌‌‌‍‌​‌‍‍‌‌ ‌​​‍ ‌‍ ‌‌‍ ‌‍‌​‌‍‌‌​ ‌‌ ​​‌ ​‍‌‍‌‌‌ ​ ‌‍‌‌‌‍ ‍‌ ‌​‌‍​‌‌ ‌​‌‍‍‌‌‍ ‌‍ ‍​ ‍ ‌‍‍‌‌‍‌​​ ‌‌ ​ ‌‍‍‌‌ ‌​‌‍‌‌‌‌​ ‌‍‌‌‌ ‌​‌ ‌​‌‍‍‌‌‍ ‍‌‍‌ ‌ ​ ​ ‍ ‌ ‌​‌ ‍‌‌ ​​‌‍‌‌​ ‌‌ ​ ‌‍‍‌‌ ‌​‌‍‌‌‌‌​ ‌‍‌‌‌ ‌​‌ ‌​‌‍‍‌‌‍ ‍‌‍‌ ‌ ​ ​ ‍ ‌ ​​‌‍​‌‌ ‌​‌‍‍​​ ‌‌ ​ ‌‍ ‌‍​ ‌‍‍‌‌‍​‌‌‍ ​‌​ ​‌‍‍‌‌‍ ‍‌‍‍ ‌ ​ ​‍‌‌​ ‌‌‌​​‍‌‌ ‌‍‍ ‌‍‌‌‌ ‍‌​‍‌‌​ ​ ‌​‌​​‍‌‌​ ​ ‌​‌​​‍‌‌​ ​‍​ ​‍​ ​‌‌‍​‌‌‍​‌​ ‍‌​ ‌‍​ ‌​​ ‌‌​ ‌ ​‍ ‌‌‍​ ​ ​‍‌‍‌​​ ‍​​‍ ‌​ ‌​​ ​‍​ ‍​‌‍​‌​‍ ‌‌‍​‌‌‍​‌​ ‌‌‌‍​‍​‍ ‌‌‍​ ​ ​ ​ ​‍‌‍​‍​ ‍​​ ​‌‌‍​‌​ ​‍​ ‌​​ ​‍​ ‌‌‌‍‌‍​‍‌‌​ ​‍​ ​‍​‍‌‌​ ‌‌‌​‌​​‍ ‍‌ ‌​‌‍‍‌‌ ‌​‌‍ ​‌‍‌‌​ ‌‍​‍‌‍​‌‌ ​ ‌‍‌‌‌‌‌‌‌ ​‍‌‍ ​​ ‌‌‍‍​‌ ‌​‌ ‌​‌ ​​‌ ​ ​‍‌‌​ ​ ‌​​‌​‍‌‌​ ​‍‌​‌‍​‍‌‌​ ​‍‌​‌‍‌ ‌‌‌‍ ‌‌‍​‍‌ ​‍‌‍‌‌‌‍ ​‌‍ ​‌‍​‌​‍ ‍‌ ​ ‌‍​‌‌‍ ‍‌‍‍‌‌ ‌​‌ ‍‌​‍ ‍‌ ​ ‌ ‌​‌ ‌‌‌‍‌​‌‍‍‌‌‍ ​‍‌‍‌‍‍‌‌‍‌​​ ‌‌ ​ ‌‍‍‌‌ ‌​‌‍‌‌‌‌​ ‌‍‌‌‌ ‌​‌ ‌​‌‍‍‌‌‍ ‍‌‍‌ ‌ ​ ​‍‌‍‌ ‌​‌ ‍‌‌ ​​‌‍‌‌​ ‌‌ ​ ‌‍‍‌‌ ‌​‌‍‌‌‌‌​ ‌‍‌‌‌ ‌​‌ ‌​‌‍‍‌‌‍ ‍‌‍‌ ‌ ​ ​‍‌‍‌ ​​‌‍​‌‌ ‌​‌‍‍​​ ‌‌ ​ ‌‍ ‌‍​ ‌‍‍‌‌‍​‌‌‍ ​‌​ ​‌‍‍‌‌‍ ‍‌‍‍ ‌ ​ ​‍‌‌​ ‌‌‌​​‍‌‌ ‌‍‍ ‌‍‌‌‌ ‍‌​‍‌‌​ ​ ‌​‌​​‍‌‌​ ​ ‌​‌​​‍‌‌​ ​‍​ ​‍​ ​‌‌‍​‌‌‍​‌​ ‍‌​ ‌‍​ ‌​​ ‌‌​ ‌ ​‍ ‌‌‍​ ​ ​‍‌‍‌​​ ‍​​‍ ‌​ ‌​​ ​‍​ ‍​‌‍​‌​‍ ‌‌‍​‌‌‍​‌​ ‌‌‌‍​‍​‍ ‌‌‍​ ​ ​ ​ ​‍‌‍​‍​ ‍​​ ​‌‌‍​‌​ ​‍​ ‌​​ ​‍​ ‌‌‌‍‌‍​‍‌‌​ ​‍​ ​‍​‍‌‌​ ‌‌‌​‌​​‍ ‍‌ ‌​‌‍‍‌‌ ‌​‌‍ ​‌‍‌‌​‍‌‍‌ ​​‌‍‌‌‌ ​‍‌ ​ ‌ ​​‌‍‌‌‌‍​ ‌ ‌​‌‍‍‌‌ ‌‍‌‍‌‌​ ‌‌ ​​‌ ‌‌‌‍​‍‌‍ ​‌‍‍‌‌ ​ ‌‍‍​‌‍‌‌‌‍‌​​‍​‍‌ ‌YOUTUBE​​​​
FACEBOOK​​​​‌ ‍ ​‍​‍‌‍ ‌ ​‍‌‍‍‌‌‍‌ ‌‍‍‌‌‍ ‍​‍​‍​ ‍‍​‍​‍‌ ​ ‌‍​‌‌‍ ‍‌‍‍‌‌ ‌​‌ ‍‌​‍ ‍‌‍‍‌‌‍ ​‍​‍​‍ ​​‍​‍‌‍‍​‌ ​‍‌‍‌‌‌‍‌‍​‍​‍​ ‍‍​‍​‍‌‍‍​‌ ‌​‌ ‌​‌ ​​‌ ​ ​ ‍‍​‍ ​‍ ‌ ‌‌‌‍ ‌‌‍​‍‌ ​‍‌‍‌‌‌‍ ​‌‍ ​‌‍​‌​‍ ‍‌ ​ ‌‍​‌‌‍ ‍‌‍‍‌‌ ‌​‌ ‍‌​‍ ‍‌ ​ ‌ ‌​‌ ‌‌‌‍‌​‌‍‍‌‌‍ ​‍ ‌‍‍‌‌‍ ‍‌ ‌​‌‍‌‌‌‍ ‍‌ ‌​​‍ ‌‍‌‌‌‍‌​‌‍‍‌‌ ‌​​‍ ‌‍ ‌‌‍ ‌‍‌​‌‍‌‌​ ‌‌ ​​‌ ​‍‌‍‌‌‌ ​ ‌‍‌‌‌‍ ‍‌ ‌​‌‍​‌‌ ‌​‌‍‍‌‌‍ ‌‍ ‍​ ‍ ‌‍‍‌‌‍‌​​ ‌‌ ​ ‌‍‍‌‌ ‌​‌‍‌‌‌‌​ ‌‍‌‌‌ ‌​‌ ‌​‌‍‍‌‌‍ ‍‌‍‌ ‌ ​ ​ ‍ ‌ ‌​‌ ‍‌‌ ​​‌‍‌‌​ ‌‌ ​ ‌‍‍‌‌ ‌​‌‍‌‌‌‌​ ‌‍‌‌‌ ‌​‌ ‌​‌‍‍‌‌‍ ‍‌‍‌ ‌ ​ ​ ‍ ‌ ​​‌‍​‌‌ ‌​‌‍‍​​ ‌‌ ​ ‌‍ ‌‍​ ‌‍‍‌‌‍​‌‌‍ ​‌​ ​‌‍‍‌‌‍ ‍‌‍‍ ‌ ​ ​‍‌‌​ ‌‌‌​​‍‌‌ ‌‍‍ ‌‍‌‌‌ ‍‌​‍‌‌​ ​ ‌​‌​​‍‌‌​ ​ ‌​‌​​‍‌‌​ ​‍​ ​‍‌‍​‌​ ​​​ ‍‌‌‍‌‍​ ​​‌‍​‌​ ‍​‌‍​‍​‍ ‌​ ‌ ​ ​ ‌‍​‍​ ‌​​‍ ‌​ ‌​‌‍​‍​ ​​​ ‌​​‍ ‌‌‍​‌​ ‍​​ ​​‌‍‌‍​‍ ‌​ ​‍​ ‌​​ ‍​​ ​​​ ‌‍‌‍‌​​ ​‌​ ‍​​ ‍‌‌‍‌​​ ‍‌‌‍​ ​‍‌‌​ ​‍​ ​‍​‍‌‌​ ‌‌‌​‌​​‍ ‍‌ ‌​‌‍‍‌‌ ‌​‌‍ ​‌‍‌‌​ ‌‍​‍‌‍​‌‌ ​ ‌‍‌‌‌‌‌‌‌ ​‍‌‍ ​​ ‌‌‍‍​‌ ‌​‌ ‌​‌ ​​‌ ​ ​‍‌‌​ ​ ‌​​‌​‍‌‌​ ​‍‌​‌‍​‍‌‌​ ​‍‌​‌‍‌ ‌‌‌‍ ‌‌‍​‍‌ ​‍‌‍‌‌‌‍ ​‌‍ ​‌‍​‌​‍ ‍‌ ​ ‌‍​‌‌‍ ‍‌‍‍‌‌ ‌​‌ ‍‌​‍ ‍‌ ​ ‌ ‌​‌ ‌‌‌‍‌​‌‍‍‌‌‍ ​‍‌‍‌‍‍‌‌‍‌​​ ‌‌ ​ ‌‍‍‌‌ ‌​‌‍‌‌‌‌​ ‌‍‌‌‌ ‌​‌ ‌​‌‍‍‌‌‍ ‍‌‍‌ ‌ ​ ​‍‌‍‌ ‌​‌ ‍‌‌ ​​‌‍‌‌​ ‌‌ ​ ‌‍‍‌‌ ‌​‌‍‌‌‌‌​ ‌‍‌‌‌ ‌​‌ ‌​‌‍‍‌‌‍ ‍‌‍‌ ‌ ​ ​‍‌‍‌ ​​‌‍​‌‌ ‌​‌‍‍​​ ‌‌ ​ ‌‍ ‌‍​ ‌‍‍‌‌‍​‌‌‍ ​‌​ ​‌‍‍‌‌‍ ‍‌‍‍ ‌ ​ ​‍‌‌​ ‌‌‌​​‍‌‌ ‌‍‍ ‌‍‌‌‌ ‍‌​‍‌‌​ ​ ‌​‌​​‍‌‌​ ​ ‌​‌​​‍‌‌​ ​‍​ ​‍‌‍​‌​ ​​​ ‍‌‌‍‌‍​ ​​‌‍​‌​ ‍​‌‍​‍​‍ ‌​ ‌ ​ ​ ‌‍​‍​ ‌​​‍ ‌​ ‌​‌‍​‍​ ​​​ ‌​​‍ ‌‌‍​‌​ ‍​​ ​​‌‍‌‍​‍ ‌​ ​‍​ ‌​​ ‍​​ ​​​ ‌‍‌‍‌​​ ​‌​ ‍​​ ‍‌‌‍‌​​ ‍‌‌‍​ ​‍‌‌​ ​‍​ ​‍​‍‌‌​ ‌‌‌​‌​​‍ ‍‌ ‌​‌‍‍‌‌ ‌​‌‍ ​‌‍‌‌​‍‌‍‌ ​​‌‍‌‌‌ ​‍‌ ​ ‌ ​​‌‍‌‌‌‍​ ‌ ‌​‌‍‍‌‌ ‌‍‌‍‌‌​ ‌‌ ​​‌ ‌‌‌‍​‍‌‍ ​‌‍‍‌‌ ​ ‌‍‍​‌‍‌‌‌‍‌​​‍​‍‌ ‌
BROLLIE​​​​‌ ‍ ​‍​‍‌‍ ‌ ​‍‌‍‍‌‌‍‌ ‌‍‍‌‌‍ ‍​‍​‍​ ‍‍​‍​‍‌ ​ ‌‍​‌‌‍ ‍‌‍‍‌‌ ‌​‌ ‍‌​‍ ‍‌‍‍‌‌‍ ​‍​‍​‍ ​​‍​‍‌‍‍​‌ ​‍‌‍‌‌‌‍‌‍​‍​‍​ ‍‍​‍​‍‌‍‍​‌ ‌​‌ ‌​‌ ​​‌ ​ ​ ‍‍​‍ ​‍ ‌ ‌‌‌‍ ‌‌‍​‍‌ ​‍‌‍‌‌‌‍ ​‌‍ ​‌‍​‌​‍ ‍‌ ​ ‌‍​‌‌‍ ‍‌‍‍‌‌ ‌​‌ ‍‌​‍ ‍‌ ​ ‌ ‌​‌ ‌‌‌‍‌​‌‍‍‌‌‍ ​‍ ‌‍‍‌‌‍ ‍‌ ‌​‌‍‌‌‌‍ ‍‌ ‌​​‍ ‌‍‌‌‌‍‌​‌‍‍‌‌ ‌​​‍ ‌‍ ‌‌‍ ‌‍‌​‌‍‌‌​ ‌‌ ​​‌ ​‍‌‍‌‌‌ ​ ‌‍‌‌‌‍ ‍‌ ‌​‌‍​‌‌ ‌​‌‍‍‌‌‍ ‌‍ ‍​ ‍ ‌‍‍‌‌‍‌​​ ‌‌ ​ ‌‍‍‌‌ ‌​‌‍‌‌‌‌​ ‌‍‌‌‌ ‌​‌ ‌​‌‍‍‌‌‍ ‍‌‍‌ ‌ ​ ​ ‍ ‌ ‌​‌ ‍‌‌ ​​‌‍‌‌​ ‌‌ ​ ‌‍‍‌‌ ‌​‌‍‌‌‌‌​ ‌‍‌‌‌ ‌​‌ ‌​‌‍‍‌‌‍ ‍‌‍‌ ‌ ​ ​ ‍ ‌ ​​‌‍​‌‌ ‌​‌‍‍​​ ‌‌‍‌‌‌ ‍​‌ ‌​‌‍‌‌‌ ​‍‌‍ ‍‌‍​‌‌‍ ​‌​ ​‌‍‍‌‌‍ ‍‌‍‍ ‌ ​ ​‍‌‌​ ‌‌‌​​‍‌‌ ‌‍‍ ‌‍‌‌‌ ‍‌​‍‌‌​ ​ ‌​‌​​‍‌‌​ ​ ‌​‌​​‍‌‌​ ​‍​ ​‍​ ‌ ​ ‌​‌‍​‌​ ‌ ​ ​ ​ ‌‍​ ‍​​ ‌‌​‍ ‌‌‍‌‌​ ​‌​ ‍​​ ‍‌​‍ ‌​ ‌​​ ‌‍​ ​‌​ ​​​‍ ‌‌‍​‍‌‍​ ​ ​‌​ ​‌​‍ ‌​ ​ ​ ‌ ‌‍‌​​ ​​‌‍​ ​ ​‍​ ‌ ​ ​‌​ ​‌‌‍‌​​ ‌‍​ ‌​​‍‌‌​ ​‍​ ​‍​‍‌‌​ ‌‌‌​‌​​‍ ‍‌ ‌​‌‍‍‌‌ ‌​‌‍ ​‌‍‌‌​ ‌‍​‍‌‍​‌‌ ​ ‌‍‌‌‌‌‌‌‌ ​‍‌‍ ​​ ‌‌‍‍​‌ ‌​‌ ‌​‌ ​​‌ ​ ​‍‌‌​ ​ ‌​​‌​‍‌‌​ ​‍‌​‌‍​‍‌‌​ ​‍‌​‌‍‌ ‌‌‌‍ ‌‌‍​‍‌ ​‍‌‍‌‌‌‍ ​‌‍ ​‌‍​‌​‍ ‍‌ ​ ‌‍​‌‌‍ ‍‌‍‍‌‌ ‌​‌ ‍‌​‍ ‍‌ ​ ‌ ‌​‌ ‌‌‌‍‌​‌‍‍‌‌‍ ​‍‌‍‌‍‍‌‌‍‌​​ ‌‌ ​ ‌‍‍‌‌ ‌​‌‍‌‌‌‌​ ‌‍‌‌‌ ‌​‌ ‌​‌‍‍‌‌‍ ‍‌‍‌ ‌ ​ ​‍‌‍‌ ‌​‌ ‍‌‌ ​​‌‍‌‌​ ‌‌ ​ ‌‍‍‌‌ ‌​‌‍‌‌‌‌​ ‌‍‌‌‌ ‌​‌ ‌​‌‍‍‌‌‍ ‍‌‍‌ ‌ ​ ​‍‌‍‌ ​​‌‍​‌‌ ‌​‌‍‍​​ ‌‌‍‌‌‌ ‍​‌ ‌​‌‍‌‌‌ ​‍‌‍ ‍‌‍​‌‌‍ ​‌​ ​‌‍‍‌‌‍ ‍‌‍‍ ‌ ​ ​‍‌‌​ ‌‌‌​​‍‌‌ ‌‍‍ ‌‍‌‌‌ ‍‌​‍‌‌​ ​ ‌​‌​​‍‌‌​ ​ ‌​‌​​‍‌‌​ ​‍​ ​‍​ ‌ ​ ‌​‌‍​‌​ ‌ ​ ​ ​ ‌‍​ ‍​​ ‌‌​‍ ‌‌‍‌‌​ ​‌​ ‍​​ ‍‌​‍ ‌​ ‌​​ ‌‍​ ​‌​ ​​​‍ ‌‌‍​‍‌‍​ ​ ​‌​ ​‌​‍ ‌​ ​ ​ ‌ ‌‍‌​​ ​​‌‍​ ​ ​‍​ ‌ ​ ​‌​ ​‌‌‍‌​​ ‌‍​ ‌​​‍‌‌​ ​‍​ ​‍​‍‌‌​ ‌‌‌​‌​​‍ ‍‌ ‌​‌‍‍‌‌ ‌​‌‍ ​‌‍‌‌​‍‌‍‌ ​​‌‍‌‌‌ ​‍‌ ​ ‌ ​​‌‍‌‌‌‍​ ‌ ‌​‌‍‍‌‌ ‌‍‌‍‌‌​ ‌‌ ​​‌ ‌‌‌‍​‍‌‍ ​‌‍‍‌‌ ​ ‌‍‍​‌‍‌‌‌‍‌​​‍​‍‌ ‌ ↗
WORLD SALES
Umbrella Entertainment is passionate about
showcasing excellent Australian Cinema.
As well as releasing recent productions in ANZ,
Umbrella Entertainment holds one of the largest
libraries of Australian classic, cult and Ozploitation
films, with over 300+ titles available for World
Rights.
We are committed to bringing classic images
of Australian cinema to audiences and are
consistently restoring many of these films into 4K,
as well as creating and producing unique extras
materials, which are also available for the world.
For more information and a full list of avails, please
contact us via the link below.
MAKE AN ENQUIRY↗
Umbrella is proud to acknowledge the Traditional Owners of
the land on which we live and work. We honour and respect
their ongoing cultural and spiritual connection to this country.
We pay our respects to Elders of the past & present.​​​​‌ ‍ ​‍​‍‌‍ ‌ ​‍‌‍‍‌‌‍‌ ‌‍‍‌‌‍ ‍​‍​‍​ ‍‍​‍​‍‌ ​ ‌‍​‌‌‍ ‍‌‍‍‌‌ ‌​‌ ‍‌​‍ ‍‌‍‍‌‌‍ ​‍​‍​‍ ​​‍​‍‌‍‍​‌ ​‍‌‍‌‌‌‍‌‍​‍​‍​ ‍‍​‍​‍‌‍‍​‌ ‌​‌ ‌​‌ ​​‌ ​ ​ ‍‍​‍ ​‍ ‌ ‌‌‌‍ ‌‌‍​‍‌ ​‍‌‍‌‌‌‍ ​‌‍ ​‌‍​‌​‍ ‍‌ ​ ‌‍​‌‌‍ ‍‌‍‍‌‌ ‌​‌ ‍‌​‍ ‍‌ ​ ‌ ‌​‌ ‌‌‌‍‌​‌‍‍‌‌‍ ​‍ ‌‍‍‌‌‍ ‍‌ ‌​‌‍‌‌‌‍ ‍‌ ‌​​‍ ‌‍‌‌‌‍‌​‌‍‍‌‌ ‌​​‍ ‌‍ ‌‌‍ ‌‍‌​‌‍‌‌​ ‌‌ ​​‌ ​‍‌‍‌‌‌ ​ ‌‍‌‌‌‍ ‍‌ ‌​‌‍​‌‌ ‌​‌‍‍‌‌‍ ‌‍ ‍​ ‍ ‌‍‍‌‌‍‌​​ ‌‌ ​ ‌‍‍‌‌ ‌​‌‍‌‌‌‌​ ‌‍‌‌‌ ‌​‌ ‌​‌‍‍‌‌‍ ‍‌‍‌ ‌ ​ ​ ‍ ‌ ‌​‌ ‍‌‌ ​​‌‍‌‌​ ‌‌ ​ ‌‍‍‌‌ ‌​‌‍‌‌‌‌​ ‌‍‌‌‌ ‌​‌ ‌​‌‍‍‌‌‍ ‍‌‍‌ ‌ ​ ​ ‍ ‌ ​​‌‍​‌‌ ‌​‌‍‍​​ ‌‌‍‌‍‌‍ ‌‍ ‌ ‌​‌‍‌‌‌ ​‍‌​​‌‌‍​ ‌‍‍ ‌‍ ‍‌‍ ‌ ‌ ‌‍ ​‌‍‌‌‌‍‌​‌‍‌ ‌‍‌‌‌‍ ‌‌‍‌‌‌‍ ‍‌ ‌​​‍‌‌​ ‌‌‌​​‍‌‌ ‌‍‍ ‌‍‌‌‌ ‍‌​‍‌‌​ ​ ‌​‌​​‍‌‌​ ​ ‌​‌​​‍‌‌​ ​‍​ ​‍​ ‌‌​ ​‌​ ​ ​ ‌‍​ ‍‌​ ​‌​ ​ ​ ​ ‌‍‌‍​ ‍​​ ‌​​ ​‌​‍‌‌​ ​‍​ ​‍​‍‌‌​ ‌‌‌​‌​​‍ ‍‌‍​ ‌‍‍​‌‍‍‌‌‍ ​‌‍‌​‌ ​‍‌‍‌‌‌‍ ‍​‍‌‌​ ‌‌‌​​‍‌‌ ‌‍‍ ‌‍‌‌‌ ‍‌​‍‌‌​ ​ ‌​‌​​‍‌‌​ ​ ‌​‌​​‍‌‌​ ​‍​ ​‍​ ‌‌‌‍‌​​ ​‍‌‍​‍​ ‌​​ ​‍‌‍‌‍​ ​‍​ ​​‌‍​‌‌‍‌​‌‍​ ​‍‌‌​ ​‍​ ​‍​‍‌‌​ ‌‌‌​‌​​‍ ‍‌ ‌​‌‍‌‌‌ ‍​‌ ‌​​ ‌‍​‍‌‍​‌‌ ​ ‌‍‌‌‌‌‌‌‌ ​‍‌‍ ​​ ‌‌‍‍​‌ ‌​‌ ‌​‌ ​​‌ ​ ​‍‌‌​ ​ ‌​​‌​‍‌‌​ ​‍‌​‌‍​‍‌‌​ ​‍‌​‌‍‌ ‌‌‌‍ ‌‌‍​‍‌ ​‍‌‍‌‌‌‍ ​‌‍ ​‌‍​‌​‍ ‍‌ ​ ‌‍​‌‌‍ ‍‌‍‍‌‌ ‌​‌ ‍‌​‍ ‍‌ ​ ‌ ‌​‌ ‌‌‌‍‌​‌‍‍‌‌‍ ​‍‌‍‌‍‍‌‌‍‌​​ ‌‌ ​ ‌‍‍‌‌ ‌​‌‍‌‌‌‌​ ‌‍‌‌‌ ‌​‌ ‌​‌‍‍‌‌‍ ‍‌‍‌ ‌ ​ ​‍‌‍‌ ‌​‌ ‍‌‌ ​​‌‍‌‌​ ‌‌ ​ ‌‍‍‌‌ ‌​‌‍‌‌‌‌​ ‌‍‌‌‌ ‌​‌ ‌​‌‍‍‌‌‍ ‍‌‍‌ ‌ ​ ​‍‌‍‌ ​​‌‍​‌‌ ‌​‌‍‍​​ ‌‌‍‌‍‌‍ ‌‍ ‌ ‌​‌‍‌‌‌ ​‍‌​​‌‌‍​ ‌‍‍ ‌‍ ‍‌‍ ‌ ‌ ‌‍ ​‌‍‌‌‌‍‌​‌‍‌ ‌‍‌‌‌‍ ‌‌‍‌‌‌‍ ‍‌ ‌​​‍‌‌​ ‌‌‌​​‍‌‌ ‌‍‍ ‌‍‌‌‌ ‍‌​‍‌‌​ ​ ‌​‌​​‍‌‌​ ​ ‌​‌​​‍‌‌​ ​‍​ ​‍​ ‌‌​ ​‌​ ​ ​ ‌‍​ ‍‌​ ​‌​ ​ ​ ​ ‌‍‌‍​ ‍​​ ‌​​ ​‌​‍‌‌​ ​‍​ ​‍​‍‌‌​ ‌‌‌​‌​​‍ ‍‌‍​ ‌‍‍​‌‍‍‌‌‍ ​‌‍‌​‌ ​‍‌‍‌‌‌‍ ‍​‍‌‌​ ‌‌‌​​‍‌‌ ‌‍‍ ‌‍‌‌‌ ‍‌​‍‌‌​ ​ ‌​‌​​‍‌‌​ ​ ‌​‌​​‍‌‌​ ​‍​ ​‍​ ‌‌‌‍‌​​ ​‍‌‍​‍​ ‌​​ ​‍‌‍‌‍​ ​‍​ ​​‌‍​‌‌‍‌​‌‍​ ​‍‌‌​ ​‍​ ​‍​‍‌‌​ ‌‌‌​‌​​‍ ‍‌ ‌​‌‍‌‌‌ ‍​‌ ‌​​‍‌‍‌ ​​‌‍‌‌‌ ​‍‌ ​ ‌ ​​‌‍‌‌‌‍​ ‌ ‌​‌‍‍‌‌ ‌‍‌‍‌‌​ ‌‌ ​​‌ ‌‌‌‍​‍‌‍ ​‌‍‍‌‌ ​ ‌‍‍​‌‍‌‌‌‍‌​​‍​‍‌ ‌
SIGN UP FOR LATEST RELEASES, NEWS, MERCH & MORE:​​​​‌ ‍ ​‍​‍‌‍ ‌ ​‍‌‍‍‌‌‍‌ ‌‍‍‌‌‍ ‍​‍​‍​ ‍‍​‍​‍‌ ​ ‌‍​‌‌‍ ‍‌‍‍‌‌ ‌​‌ ‍‌​‍ ‍‌‍‍‌‌‍ ​‍​‍​‍ ​​‍​‍‌‍‍​‌ ​‍‌‍‌‌‌‍‌‍​‍​‍​ ‍‍​‍​‍‌‍‍​‌ ‌​‌ ‌​‌ ​​‌ ​ ​ ‍‍​‍ ​‍ ‌ ‌‌‌‍ ‌‌‍​‍‌ ​‍‌‍‌‌‌‍ ​‌‍ ​‌‍​‌​‍ ‍‌ ​ ‌‍​‌‌‍ ‍‌‍‍‌‌ ‌​‌ ‍‌​‍ ‍‌ ​ ‌ ‌​‌ ‌‌‌‍‌​‌‍‍‌‌‍ ​‍ ‌‍‍‌‌‍ ‍‌ ‌​‌‍‌‌‌‍ ‍‌ ‌​​‍ ‌‍‌‌‌‍‌​‌‍‍‌‌ ‌​​‍ ‌‍ ‌‌‍ ‌‍‌​‌‍‌‌​ ‌‌ ​​‌ ​‍‌‍‌‌‌ ​ ‌‍‌‌‌‍ ‍‌ ‌​‌‍​‌‌ ‌​‌‍‍‌‌‍ ‌‍ ‍​ ‍ ‌‍‍‌‌‍‌​​ ‌‌ ​ ‌‍‍‌‌ ‌​‌‍‌‌‌‌​ ‌‍‌‌‌ ‌​‌ ‌​‌‍‍‌‌‍ ‍‌‍‌ ‌ ​ ​ ‍ ‌ ‌​‌ ‍‌‌ ​​‌‍‌‌​ ‌‌ ​ ‌‍‍‌‌ ‌​‌‍‌‌‌‌​ ‌‍‌‌‌ ‌​‌ ‌​‌‍‍‌‌‍ ‍‌‍‌ ‌ ​ ​ ‍ ‌ ​​‌‍​‌‌ ‌​‌‍‍​​ ‌‌ ​ ‌ ‌‌‌‍​‍‌ ​ ‌‍​ ‌ ​‍‌‍‍‌‌‍​‍‌‍‌‌‌‌‌​‌‍‌‌‌ ‍​‌ ‌​​ ‌‍​‍‌‍​‌‌ ​ ‌‍‌‌‌‌‌‌‌ ​‍‌‍ ​​ ‌‌‍‍​‌ ‌​‌ ‌​‌ ​​‌ ​ ​‍‌‌​ ​ ‌​​‌​‍‌‌​ ​‍‌​‌‍​‍‌‌​ ​‍‌​‌‍‌ ‌‌‌‍ ‌‌‍​‍‌ ​‍‌‍‌‌‌‍ ​‌‍ ​‌‍​‌​‍ ‍‌ ​ ‌‍​‌‌‍ ‍‌‍‍‌‌ ‌​‌ ‍‌​‍ ‍‌ ​ ‌ ‌​‌ ‌‌‌‍‌​‌‍‍‌‌‍ ​‍‌‍‌‍‍‌‌‍‌​​ ‌‌ ​ ‌‍‍‌‌ ‌​‌‍‌‌‌‌​ ‌‍‌‌‌ ‌​‌ ‌​‌‍‍‌‌‍ ‍‌‍‌ ‌ ​ ​‍‌‍‌ ‌​‌ ‍‌‌ ​​‌‍‌‌​ ‌‌ ​ ‌‍‍‌‌ ‌​‌‍‌‌‌‌​ ‌‍‌‌‌ ‌​‌ ‌​‌‍‍‌‌‍ ‍‌‍‌ ‌ ​ ​‍‌‍‌ ​​‌‍​‌‌ ‌​‌‍‍​​ ‌‌ ​ ‌ ‌‌‌‍​‍‌ ​ ‌‍​ ‌ ​‍‌‍‍‌‌‍​‍‌‍‌‌‌‌‌​‌‍‌‌‌ ‍​‌ ‌​​‍‌‍‌ ​​‌‍‌‌‌ ​‍‌ ​ ‌ ​​‌‍‌‌‌‍​ ‌ ‌​‌‍‍‌‌ ‌‍‌‍‌‌​ ‌‌ ​​‌ ‌‌‌‍​‍‌‍ ​‌‍‍‌‌ ​ ‌‍‍​‌‍‌‌‌‍‌​​‍​‍‌ ‌
→
ABOUT​​​​‌ ‍ ​‍​‍‌‍ ‌ ​‍‌‍‍‌‌‍‌ ‌‍‍‌‌‍ ‍​‍​‍​ ‍‍​‍​‍‌ ​ ‌‍​‌‌‍ ‍‌‍‍‌‌ ‌​‌ ‍‌​‍ ‍‌‍‍‌‌‍ ​‍​‍​‍ ​​‍​‍‌‍‍​‌ ​‍‌‍‌‌‌‍‌‍​‍​‍​ ‍‍​‍​‍‌‍‍​‌ ‌​‌ ‌​‌ ​​‌ ​ ​ ‍‍​‍ ​‍ ‌ ‌‌‌‍ ‌‌‍​‍‌ ​‍‌‍‌‌‌‍ ​‌‍ ​‌‍​‌​‍ ‍‌ ​ ‌‍​‌‌‍ ‍‌‍‍‌‌ ‌​‌ ‍‌​‍ ‍‌ ​ ‌ ‌​‌ ‌‌‌‍‌​‌‍‍‌‌‍ ​‍ ‌‍‍‌‌‍ ‍‌ ‌​‌‍‌‌‌‍ ‍‌ ‌​​‍ ‌‍‌‌‌‍‌​‌‍‍‌‌ ‌​​‍ ‌‍ ‌‌‍ ‌‍‌​‌‍‌‌​ ‌‌ ​​‌ ​‍‌‍‌‌‌ ​ ‌‍‌‌‌‍ ‍‌ ‌​‌‍​‌‌ ‌​‌‍‍‌‌‍ ‌‍ ‍​ ‍ ‌‍‍‌‌‍‌​​ ‌‌ ​ ‌‍‍‌‌ ‌​‌‍‌‌‌‌​ ‌‍‌‌‌ ‌​‌ ‌​‌‍‍‌‌‍ ‍‌‍‌ ‌ ​ ​ ‍ ‌ ‌​‌ ‍‌‌ ​​‌‍‌‌​ ‌‌ ​ ‌‍‍‌‌ ‌​‌‍‌‌‌‌​ ‌‍‌‌‌ ‌​‌ ‌​‌‍‍‌‌‍ ‍‌‍‌ ‌ ​ ​ ‍ ‌ ​​‌‍​‌‌ ‌​‌‍‍​​ ‌‌‍‌‍‌‍ ‌‍ ‌ ‌​‌‍‌‌‌ ​‍‌​ ‌‌‍‌‌‌‍ ‍‌ ‌‌​‍‌‌​ ‌‌‌​​‍‌‌ ‌‍‍ ‌‍‌‌‌ ‍‌​‍‌‌​ ​ ‌​‌​​‍‌‌​ ​ ‌​‌​​‍‌‌​ ​‍​ ​‍​ ​‍​ ​​​ ​‌​ ​​​ ​ ​ ​​​ ​‍​ ​ ​‍ ‌​ ‌​​ ‌​​ ‌​‌‍‌‌​‍ ‌​ ‌​‌‍​‌‌‍​‍​ ​‌​‍ ‌‌‍​‍​ ‍‌‌‍​‌​ ‌‌​‍ ‌​ ‌‍​ ​​​ ‍​​ ‌ ‌‍‌‌​ ​​​ ​ ​ ‍‌‌‍​‌‌‍‌​​ ​‍​ ​ ​‍‌‌​ ​‍​ ​‍​‍‌‌​ ‌‌‌​‌​​‍ ‍‌ ‌​‌‍‍‌‌ ‌​‌‍ ​‌‍‌‌​ ‌‍​‍‌‍​‌‌ ​ ‌‍‌‌‌‌‌‌‌ ​‍‌‍ ​​ ‌‌‍‍​‌ ‌​‌ ‌​‌ ​​‌ ​ ​‍‌‌​ ​ ‌​​‌​‍‌‌​ ​‍‌​‌‍​‍‌‌​ ​‍‌​‌‍‌ ‌‌‌‍ ‌‌‍​‍‌ ​‍‌‍‌‌‌‍ ​‌‍ ​‌‍​‌​‍ ‍‌ ​ ‌‍​‌‌‍ ‍‌‍‍‌‌ ‌​‌ ‍‌​‍ ‍‌ ​ ‌ ‌​‌ ‌‌‌‍‌​‌‍‍‌‌‍ ​‍‌‍‌‍‍‌‌‍‌​​ ‌‌ ​ ‌‍‍‌‌ ‌​‌‍‌‌‌‌​ ‌‍‌‌‌ ‌​‌ ‌​‌‍‍‌‌‍ ‍‌‍‌ ‌ ​ ​‍‌‍‌ ‌​‌ ‍‌‌ ​​‌‍‌‌​ ‌‌ ​ ‌‍‍‌‌ ‌​‌‍‌‌‌‌​ ‌‍‌‌‌ ‌​‌ ‌​‌‍‍‌‌‍ ‍‌‍‌ ‌ ​ ​‍‌‍‌ ​​‌‍​‌‌ ‌​‌‍‍​​ ‌‌‍‌‍‌‍ ‌‍ ‌ ‌​‌‍‌‌‌ ​‍‌​ ‌‌‍‌‌‌‍ ‍‌ ‌‌​‍‌‌​ ‌‌‌​​‍‌‌ ‌‍‍ ‌‍‌‌‌ ‍‌​‍‌‌​ ​ ‌​‌​​‍‌‌​ ​ ‌​‌​​‍‌‌​ ​‍​ ​‍​ ​‍​ ​​​ ​‌​ ​​​ ​ ​ ​​​ ​‍​ ​ ​‍ ‌​ ‌​​ ‌​​ ‌​‌‍‌‌​‍ ‌​ ‌​‌‍​‌‌‍​‍​ ​‌​‍ ‌‌‍​‍​ ‍‌‌‍​‌​ ‌‌​‍ ‌​ ‌‍​ ​​​ ‍​​ ‌ ‌‍‌‌​ ​​​ ​ ​ ‍‌‌‍​‌‌‍‌​​ ​‍​ ​ ​‍‌‌​ ​‍​ ​‍​‍‌‌​ ‌‌‌​‌​​‍ ‍‌ ‌​‌‍‍‌‌ ‌​‌‍ ​‌‍‌‌​‍‌‍‌ ​​‌‍‌‌‌ ​‍‌ ​ ‌ ​​‌‍‌‌‌‍​ ‌ ‌​‌‍‍‌‌ ‌‍‌‍‌‌​ ‌‌ ​​‌ ‌‌‌‍​‍‌‍ ​‌‍‍‌‌ ​ ‌‍‍​‌‍‌‌‌‍‌​​‍​‍‌ ‌
SCREENINGS​​​​‌ ‍ ​‍​‍‌‍ ‌ ​‍‌‍‍‌‌‍‌ ‌‍‍‌‌‍ ‍​‍​‍​ ‍‍​‍​‍‌ ​ ‌‍​‌‌‍ ‍‌‍‍‌‌ ‌​‌ ‍‌​‍ ‍‌‍‍‌‌‍ ​‍​‍​‍ ​​‍​‍‌‍‍​‌ ​‍‌‍‌‌‌‍‌‍​‍​‍​ ‍‍​‍​‍‌‍‍​‌ ‌​‌ ‌​‌ ​​‌ ​ ​ ‍‍​‍ ​‍ ‌ ‌‌‌‍ ‌‌‍​‍‌ ​‍‌‍‌‌‌‍ ​‌‍ ​‌‍​‌​‍ ‍‌ ​ ‌‍​‌‌‍ ‍‌‍‍‌‌ ‌​‌ ‍‌​‍ ‍‌ ​ ‌ ‌​‌ ‌‌‌‍‌​‌‍‍‌‌‍ ​‍ ‌‍‍‌‌‍ ‍‌ ‌​‌‍‌‌‌‍ ‍‌ ‌​​‍ ‌‍‌‌‌‍‌​‌‍‍‌‌ ‌​​‍ ‌‍ ‌‌‍ ‌‍‌​‌‍‌‌​ ‌‌ ​​‌ ​‍‌‍‌‌‌ ​ ‌‍‌‌‌‍ ‍‌ ‌​‌‍​‌‌ ‌​‌‍‍‌‌‍ ‌‍ ‍​ ‍ ‌‍‍‌‌‍‌​​ ‌‌ ​ ‌‍‍‌‌ ‌​‌‍‌‌‌‌​ ‌‍‌‌‌ ‌​‌ ‌​‌‍‍‌‌‍ ‍‌‍‌ ‌ ​ ​ ‍ ‌ ‌​‌ ‍‌‌ ​​‌‍‌‌​ ‌‌ ​ ‌‍‍‌‌ ‌​‌‍‌‌‌‌​ ‌‍‌‌‌ ‌​‌ ‌​‌‍‍‌‌‍ ‍‌‍‌ ‌ ​ ​ ‍ ‌ ​​‌‍​‌‌ ‌​‌‍‍​​ ‌‌‍‌‍‌‍ ‌‍ ‌ ‌​‌‍‌‌‌ ​‍‌​ ‌‌‍‌‌‌‍ ‍‌ ‌‌​‍‌‌​ ‌‌‌​​‍‌‌ ‌‍‍ ‌‍‌‌‌ ‍‌​‍‌‌​ ​ ‌​‌​​‍‌‌​ ​ ‌​‌​​‍‌‌​ ​‍​ ​‍‌‍‌​​ ‍​​ ​‍‌‍‌​‌‍​‍​ ‍​​ ‍‌​ ​ ​ ​‍​ ​‌​ ​‌‌‍​‌​‍‌‌​ ​‍​ ​‍​‍‌‌​ ‌‌‌​‌​​‍ ‍‌ ‌​‌‍‍‌‌ ‌​‌‍ ​‌‍‌‌​ ‌‍​‍‌‍​‌‌ ​ ‌‍‌‌‌‌‌‌‌ ​‍‌‍ ​​ ‌‌‍‍​‌ ‌​‌ ‌​‌ ​​‌ ​ ​‍‌‌​ ​ ‌​​‌​‍‌‌​ ​‍‌​‌‍​‍‌‌​ ​‍‌​‌‍‌ ‌‌‌‍ ‌‌‍​‍‌ ​‍‌‍‌‌‌‍ ​‌‍ ​‌‍​‌​‍ ‍‌ ​ ‌‍​‌‌‍ ‍‌‍‍‌‌ ‌​‌ ‍‌​‍ ‍‌ ​ ‌ ‌​‌ ‌‌‌‍‌​‌‍‍‌‌‍ ​‍‌‍‌‍‍‌‌‍‌​​ ‌‌ ​ ‌‍‍‌‌ ‌​‌‍‌‌‌‌​ ‌‍‌‌‌ ‌​‌ ‌​‌‍‍‌‌‍ ‍‌‍‌ ‌ ​ ​‍‌‍‌ ‌​‌ ‍‌‌ ​​‌‍‌‌​ ‌‌ ​ ‌‍‍‌‌ ‌​‌‍‌‌‌‌​ ‌‍‌‌‌ ‌​‌ ‌​‌‍‍‌‌‍ ‍‌‍‌ ‌ ​ ​‍‌‍‌ ​​‌‍​‌‌ ‌​‌‍‍​​ ‌‌‍‌‍‌‍ ‌‍ ‌ ‌​‌‍‌‌‌ ​‍‌​ ‌‌‍‌‌‌‍ ‍‌ ‌‌​‍‌‌​ ‌‌‌​​‍‌‌ ‌‍‍ ‌‍‌‌‌ ‍‌​‍‌‌​ ​ ‌​‌​​‍‌‌​ ​ ‌​‌​​‍‌‌​ ​‍​ ​‍‌‍‌​​ ‍​​ ​‍‌‍‌​‌‍​‍​ ‍​​ ‍‌​ ​ ​ ​‍​ ​‌​ ​‌‌‍​‌​‍‌‌​ ​‍​ ​‍​‍‌‌​ ‌‌‌​‌​​‍ ‍‌ ‌​‌‍‍‌‌ ‌​‌‍ ​‌‍‌‌​‍‌‍‌ ​​‌‍‌‌‌ ​‍‌ ​ ‌ ​​‌‍‌‌‌‍​ ‌ ‌​‌‍‍‌‌ ‌‍‌‍‌‌​ ‌‌ ​​‌ ‌‌‌‍​‍‌‍ ​‌‍‍‌‌ ​ ‌‍‍​‌‍‌‌‌‍‌​​‍​‍‌ ‌
WORLD SALES​​​​‌ ‍ ​‍​‍‌‍ ‌ ​‍‌‍‍‌‌‍‌ ‌‍‍‌‌‍ ‍​‍​‍​ ‍‍​‍​‍‌ ​ ‌‍​‌‌‍ ‍‌‍‍‌‌ ‌​‌ ‍‌​‍ ‍‌‍‍‌‌‍ ​‍​‍​‍ ​​‍​‍‌‍‍​‌ ​‍‌‍‌‌‌‍‌‍​‍​‍​ ‍‍​‍​‍‌‍‍​‌ ‌​‌ ‌​‌ ​​‌ ​ ​ ‍‍​‍ ​‍ ‌ ‌‌‌‍ ‌‌‍​‍‌ ​‍‌‍‌‌‌‍ ​‌‍ ​‌‍​‌​‍ ‍‌ ​ ‌‍​‌‌‍ ‍‌‍‍‌‌ ‌​‌ ‍‌​‍ ‍‌ ​ ‌ ‌​‌ ‌‌‌‍‌​‌‍‍‌‌‍ ​‍ ‌‍‍‌‌‍ ‍‌ ‌​‌‍‌‌‌‍ ‍‌ ‌​​‍ ‌‍‌‌‌‍‌​‌‍‍‌‌ ‌​​‍ ‌‍ ‌‌‍ ‌‍‌​‌‍‌‌​ ‌‌ ​​‌ ​‍‌‍‌‌‌ ​ ‌‍‌‌‌‍ ‍‌ ‌​‌‍​‌‌ ‌​‌‍‍‌‌‍ ‌‍ ‍​ ‍ ‌‍‍‌‌‍‌​​ ‌‌ ​ ‌‍‍‌‌ ‌​‌‍‌‌‌‌​ ‌‍‌‌‌ ‌​‌ ‌​‌‍‍‌‌‍ ‍‌‍‌ ‌ ​ ​ ‍ ‌ ‌​‌ ‍‌‌ ​​‌‍‌‌​ ‌‌ ​ ‌‍‍‌‌ ‌​‌‍‌‌‌‌​ ‌‍‌‌‌ ‌​‌ ‌​‌‍‍‌‌‍ ‍‌‍‌ ‌ ​ ​ ‍ ‌ ​​‌‍​‌‌ ‌​‌‍‍​​ ‌‌‍‌‍‌‍ ‌‍ ‌ ‌​‌‍‌‌‌ ​‍‌​ ‌‌‍‌‌‌‍ ‍‌ ‌‌​‍‌‌​ ‌‌‌​​‍‌‌ ‌‍‍ ‌‍‌‌‌ ‍‌​‍‌‌​ ​ ‌​‌​​‍‌‌​ ​ ‌​‌​​‍‌‌​ ​‍​ ​‍​ ​‌​ ​​​ ​ ​ ‍​​ ​‌​ ​​​ ​‍​ ‌​​‍ ‌‌‍​‌‌‍‌​‌‍‌​‌‍​ ​‍ ‌​ ‌​​ ‍‌​ ​ ​ ‌​​‍ ‌‌‍​‌​ ​‌​ ‌​‌‍​ ​‍ ‌‌‍‌‌​ ​‌​ ‌‍​ ‌‌​ ​ ​ ‍‌​ ‍​​ ‌‍‌‍‌‍‌‍​ ‌‍‌‌​ ​‍​‍‌‌​ ​‍​ ​‍​‍‌‌​ ‌‌‌​‌​​‍ ‍‌ ‌​‌‍‍‌‌ ‌​‌‍ ​‌‍‌‌​ ‌‍​‍‌‍​‌‌ ​ ‌‍‌‌‌‌‌‌‌ ​‍‌‍ ​​ ‌‌‍‍​‌ ‌​‌ ‌​‌ ​​‌ ​ ​‍‌‌​ ​ ‌​​‌​‍‌‌​ ​‍‌​‌‍​‍‌‌​ ​‍‌​‌‍‌ ‌‌‌‍ ‌‌‍​‍‌ ​‍‌‍‌‌‌‍ ​‌‍ ​‌‍​‌​‍ ‍‌ ​ ‌‍​‌‌‍ ‍‌‍‍‌‌ ‌​‌ ‍‌​‍ ‍‌ ​ ‌ ‌​‌ ‌‌‌‍‌​‌‍‍‌‌‍ ​‍‌‍‌‍‍‌‌‍‌​​ ‌‌ ​ ‌‍‍‌‌ ‌​‌‍‌‌‌‌​ ‌‍‌‌‌ ‌​‌ ‌​‌‍‍‌‌‍ ‍‌‍‌ ‌ ​ ​‍‌‍‌ ‌​‌ ‍‌‌ ​​‌‍‌‌​ ‌‌ ​ ‌‍‍‌‌ ‌​‌‍‌‌‌‌​ ‌‍‌‌‌ ‌​‌ ‌​‌‍‍‌‌‍ ‍‌‍‌ ‌ ​ ​‍‌‍‌ ​​‌‍​‌‌ ‌​‌‍‍​​ ‌‌‍‌‍‌‍ ‌‍ ‌ ‌​‌‍‌‌‌ ​‍‌​ ‌‌‍‌‌‌‍ ‍‌ ‌‌​‍‌‌​ ‌‌‌​​‍‌‌ ‌‍‍ ‌‍‌‌‌ ‍‌​‍‌‌​ ​ ‌​‌​​‍‌‌​ ​ ‌​‌​​‍‌‌​ ​‍​ ​‍​ ​‌​ ​​​ ​ ​ ‍​​ ​‌​ ​​​ ​‍​ ‌​​‍ ‌‌‍​‌‌‍‌​‌‍‌​‌‍​ ​‍ ‌​ ‌​​ ‍‌​ ​ ​ ‌​​‍ ‌‌‍​‌​ ​‌​ ‌​‌‍​ ​‍ ‌‌‍‌‌​ ​‌​ ‌‍​ ‌‌​ ​ ​ ‍‌​ ‍​​ ‌‍‌‍‌‍‌‍​ ‌‍‌‌​ ​‍​‍‌‌​ ​‍​ ​‍​‍‌‌​ ‌‌‌​‌​​‍ ‍‌ ‌​‌‍‍‌‌ ‌​‌‍ ​‌‍‌‌​‍‌‍‌ ​​‌‍‌‌‌ ​‍‌ ​ ‌ ​​‌‍‌‌‌‍​ ‌ ‌​‌‍‍‌‌ ‌‍‌‍‌‌​ ‌‌ ​​‌ ‌‌‌‍​‍‌‍ ​‌‍‍‌‌ ​ ‌‍‍​‌‍‌‌‌‍‌​​‍​‍‌ ‌
CONTACT​​​​‌ ‍ ​‍​‍‌‍ ‌ ​‍‌‍‍‌‌‍‌ ‌‍‍‌‌‍ ‍​‍​‍​ ‍‍​‍​‍‌ ​ ‌‍​‌‌‍ ‍‌‍‍‌‌ ‌​‌ ‍‌​‍ ‍‌‍‍‌‌‍ ​‍​‍​‍ ​​‍​‍‌‍‍​‌ ​‍‌‍‌‌‌‍‌‍​‍​‍​ ‍‍​‍​‍‌‍‍​‌ ‌​‌ ‌​‌ ​​‌ ​ ​ ‍‍​‍ ​‍ ‌ ‌‌‌‍ ‌‌‍​‍‌ ​‍‌‍‌‌‌‍ ​‌‍ ​‌‍​‌​‍ ‍‌ ​ ‌‍​‌‌‍ ‍‌‍‍‌‌ ‌​‌ ‍‌​‍ ‍‌ ​ ‌ ‌​‌ ‌‌‌‍‌​‌‍‍‌‌‍ ​‍ ‌‍‍‌‌‍ ‍‌ ‌​‌‍‌‌‌‍ ‍‌ ‌​​‍ ‌‍‌‌‌‍‌​‌‍‍‌‌ ‌​​‍ ‌‍ ‌‌‍ ‌‍‌​‌‍‌‌​ ‌‌ ​​‌ ​‍‌‍‌‌‌ ​ ‌‍‌‌‌‍ ‍‌ ‌​‌‍​‌‌ ‌​‌‍‍‌‌‍ ‌‍ ‍​ ‍ ‌‍‍‌‌‍‌​​ ‌‌ ​ ‌‍‍‌‌ ‌​‌‍‌‌‌‌​ ‌‍‌‌‌ ‌​‌ ‌​‌‍‍‌‌‍ ‍‌‍‌ ‌ ​ ​ ‍ ‌ ‌​‌ ‍‌‌ ​​‌‍‌‌​ ‌‌ ​ ‌‍‍‌‌ ‌​‌‍‌‌‌‌​ ‌‍‌‌‌ ‌​‌ ‌​‌‍‍‌‌‍ ‍‌‍‌ ‌ ​ ​ ‍ ‌ ​​‌‍​‌‌ ‌​‌‍‍​​ ‌‌‍‌‍‌‍ ‌‍ ‌ ‌​‌‍‌‌‌ ​‍‌​ ‌‌‍‌‌‌‍ ‍‌ ‌‌​‍‌‌​ ‌‌‌​​‍‌‌ ‌‍‍ ‌‍‌‌‌ ‍‌​‍‌‌​ ​ ‌​‌​​‍‌‌​ ​ ‌​‌​​‍‌‌​ ​‍​ ​‍​ ​ ‌‍​ ​ ​‍​ ‌ ​ ‍​​ ‌​​ ‌​‌‍​‍​‍ ‌‌‍‌​‌‍‌‍‌‍​ ​ ‌‍​‍ ‌​ ‌​‌‍​‌‌‍​‍​ ​‍​‍ ‌‌‍​‌‌‍​‍​ ​​​ ‌​​‍ ‌‌‍‌‍​ ​​‌‍‌​​ ‌​​ ‌‌‌‍‌​​ ‍​​ ​‌‌‍​ ​ ‌‌‌‍​‌​ ‍​​‍‌‌​ ​‍​ ​‍​‍‌‌​ ‌‌‌​‌​​‍ ‍‌ ‌​‌‍‍‌‌ ‌​‌‍ ​‌‍‌‌​ ‌‍​‍‌‍​‌‌ ​ ‌‍‌‌‌‌‌‌‌ ​‍‌‍ ​​ ‌‌‍‍​‌ ‌​‌ ‌​‌ ​​‌ ​ ​‍‌‌​ ​ ‌​​‌​‍‌‌​ ​‍‌​‌‍​‍‌‌​ ​‍‌​‌‍‌ ‌‌‌‍ ‌‌‍​‍‌ ​‍‌‍‌‌‌‍ ​‌‍ ​‌‍​‌​‍ ‍‌ ​ ‌‍​‌‌‍ ‍‌‍‍‌‌ ‌​‌ ‍‌​‍ ‍‌ ​ ‌ ‌​‌ ‌‌‌‍‌​‌‍‍‌‌‍ ​‍‌‍‌‍‍‌‌‍‌​​ ‌‌ ​ ‌‍‍‌‌ ‌​‌‍‌‌‌‌​ ‌‍‌‌‌ ‌​‌ ‌​‌‍‍‌‌‍ ‍‌‍‌ ‌ ​ ​‍‌‍‌ ‌​‌ ‍‌‌ ​​‌‍‌‌​ ‌‌ ​ ‌‍‍‌‌ ‌​‌‍‌‌‌‌​ ‌‍‌‌‌ ‌​‌ ‌​‌‍‍‌‌‍ ‍‌‍‌ ‌ ​ ​‍‌‍‌ ​​‌‍​‌‌ ‌​‌‍‍​​ ‌‌‍‌‍‌‍ ‌‍ ‌ ‌​‌‍‌‌‌ ​‍‌​ ‌‌‍‌‌‌‍ ‍‌ ‌‌​‍‌‌​ ‌‌‌​​‍‌‌ ‌‍‍ ‌‍‌‌‌ ‍‌​‍‌‌​ ​ ‌​‌​​‍‌‌​ ​ ‌​‌​​‍‌‌​ ​‍​ ​‍​ ​ ‌‍​ ​ ​‍​ ‌ ​ ‍​​ ‌​​ ‌​‌‍​‍​‍ ‌‌‍‌​‌‍‌‍‌‍​ ​ ‌‍​‍ ‌​ ‌​‌‍​‌‌‍​‍​ ​‍​‍ ‌‌‍​‌‌‍​‍​ ​​​ ‌​​‍ ‌‌‍‌‍​ ​​‌‍‌​​ ‌​​ ‌‌‌‍‌​​ ‍​​ ​‌‌‍​ ​ ‌‌‌‍​‌​ ‍​​‍‌‌​ ​‍​ ​‍​‍‌‌​ ‌‌‌​‌​​‍ ‍‌ ‌​‌‍‍‌‌ ‌​‌‍ ​‌‍‌‌​‍‌‍‌ ​​‌‍‌‌‌ ​‍‌ ​ ‌ ​​‌‍‌‌‌‍​ ‌ ‌​‌‍‍‌‌ ‌‍‌‍‌‌​ ‌‌ ​​‌ ‌‌‌‍​‍‌‍ ​‌‍‍‌‌ ​ ‌‍‍​‌‍‌‌‌‍‌​​‍​‍‌ ‌
PRIVACY POLICY​​​​‌ ‍ ​‍​‍‌‍ ‌ ​‍‌‍‍‌‌‍‌ ‌‍‍‌‌‍ ‍​‍​‍​ ‍‍​‍​‍‌ ​ ‌‍​‌‌‍ ‍‌‍‍‌‌ ‌​‌ ‍‌​‍ ‍‌‍‍‌‌‍ ​‍​‍​‍ ​​‍​‍‌‍‍​‌ ​‍‌‍‌‌‌‍‌‍​‍​‍​ ‍‍​‍​‍‌‍‍​‌ ‌​‌ ‌​‌ ​​‌ ​ ​ ‍‍​‍ ​‍ ‌ ‌‌‌‍ ‌‌‍​‍‌ ​‍‌‍‌‌‌‍ ​‌‍ ​‌‍​‌​‍ ‍‌ ​ ‌‍​‌‌‍ ‍‌‍‍‌‌ ‌​‌ ‍‌​‍ ‍‌ ​ ‌ ‌​‌ ‌‌‌‍‌​‌‍‍‌‌‍ ​‍ ‌‍‍‌‌‍ ‍‌ ‌​‌‍‌‌‌‍ ‍‌ ‌​​‍ ‌‍‌‌‌‍‌​‌‍‍‌‌ ‌​​‍ ‌‍ ‌‌‍ ‌‍‌​‌‍‌‌​ ‌‌ ​​‌ ​‍‌‍‌‌‌ ​ ‌‍‌‌‌‍ ‍‌ ‌​‌‍​‌‌ ‌​‌‍‍‌‌‍ ‌‍ ‍​ ‍ ‌‍‍‌‌‍‌​​ ‌‌ ​ ‌‍‍‌‌ ‌​‌‍‌‌‌‌​ ‌‍‌‌‌ ‌​‌ ‌​‌‍‍‌‌‍ ‍‌‍‌ ‌ ​ ​ ‍ ‌ ‌​‌ ‍‌‌ ​​‌‍‌‌​ ‌‌ ​ ‌‍‍‌‌ ‌​‌‍‌‌‌‌​ ‌‍‌‌‌ ‌​‌ ‌​‌‍‍‌‌‍ ‍‌‍‌ ‌ ​ ​ ‍ ‌ ​​‌‍​‌‌ ‌​‌‍‍​​ ‌‌‍‌‍‌‍ ‌‍ ‌ ‌​‌‍‌‌‌ ​‍‌​ ‌‌‍‌‌‌‍ ‍‌ ‌‌​‍‌‌​ ‌‌‌​​‍‌‌ ‌‍‍ ‌‍‌‌‌ ‍‌​‍‌‌​ ​ ‌​‌​​‍‌‌​ ​ ‌​‌​​‍‌‌​ ​‍​ ​‍‌‍‌‍‌‍​‍‌‍​‌​ ‍​​ ‌‌​ ‍‌​ ‌‍​ ‍‌​‍ ‌​ ‌‌​ ​​​ ‌ ‌‍‌‍​‍ ‌​ ‌​​ ‌​​ ​‍‌‍​‌​‍ ‌​ ‍‌​ ‌‌‌‍‌‌​ ‌ ​‍ ‌‌‍‌‍‌‍‌‌​ ‍​​ ‌​‌‍‌​​ ​‌​ ‍‌​ ​‌​ ‌‌​ ‍​​ ​ ‌‍​‌​‍‌‌​ ​‍​ ​‍​‍‌‌​ ‌‌‌​‌​​‍ ‍‌ ‌​‌‍‍‌‌ ‌​‌‍ ​‌‍‌‌​ ‌‍​‍‌‍​‌‌ ​ ‌‍‌‌‌‌‌‌‌ ​‍‌‍ ​​ ‌‌‍‍​‌ ‌​‌ ‌​‌ ​​‌ ​ ​‍‌‌​ ​ ‌​​‌​‍‌‌​ ​‍‌​‌‍​‍‌‌​ ​‍‌​‌‍‌ ‌‌‌‍ ‌‌‍​‍‌ ​‍‌‍‌‌‌‍ ​‌‍ ​‌‍​‌​‍ ‍‌ ​ ‌‍​‌‌‍ ‍‌‍‍‌‌ ‌​‌ ‍‌​‍ ‍‌ ​ ‌ ‌​‌ ‌‌‌‍‌​‌‍‍‌‌‍ ​‍‌‍‌‍‍‌‌‍‌​​ ‌‌ ​ ‌‍‍‌‌ ‌​‌‍‌‌‌‌​ ‌‍‌‌‌ ‌​‌ ‌​‌‍‍‌‌‍ ‍‌‍‌ ‌ ​ ​‍‌‍‌ ‌​‌ ‍‌‌ ​​‌‍‌‌​ ‌‌ ​ ‌‍‍‌‌ ‌​‌‍‌‌‌‌​ ‌‍‌‌‌ ‌​‌ ‌​‌‍‍‌‌‍ ‍‌‍‌ ‌ ​ ​‍‌‍‌ ​​‌‍​‌‌ ‌​‌‍‍​​ ‌‌‍‌‍‌‍ ‌‍ ‌ ‌​‌‍‌‌‌ ​‍‌​ ‌‌‍‌‌‌‍ ‍‌ ‌‌​‍‌‌​ ‌‌‌​​‍‌‌ ‌‍‍ ‌‍‌‌‌ ‍‌​‍‌‌​ ​ ‌​‌​​‍‌‌​ ​ ‌​‌​​‍‌‌​ ​‍​ ​‍‌‍‌‍‌‍​‍‌‍​‌​ ‍​​ ‌‌​ ‍‌​ ‌‍​ ‍‌​‍ ‌​ ‌‌​ ​​​ ‌ ‌‍‌‍​‍ ‌​ ‌​​ ‌​​ ​‍‌‍​‌​‍ ‌​ ‍‌​ ‌‌‌‍‌‌​ ‌ ​‍ ‌‌‍‌‍‌‍‌‌​ ‍​​ ‌​‌‍‌​​ ​‌​ ‍‌​ ​‌​ ‌‌​ ‍​​ ​ ‌‍​‌​‍‌‌​ ​‍​ ​‍​‍‌‌​ ‌‌‌​‌​​‍ ‍‌ ‌​‌‍‍‌‌ ‌​‌‍ ​‌‍‌‌​‍‌‍‌ ​​‌‍‌‌‌ ​‍‌ ​ ‌ ​​‌‍‌‌‌‍​ ‌ ‌​‌‍‍‌‌ ‌‍‌‍‌‌​ ‌‌ ​​‌ ‌‌‌‍​‍‌‍ ​‌‍‍‌‌ ​ ‌‍‍​‌‍‌‌‌‍‌​​‍​‍‌ ‌
INSTAGRAM​​​​‌ ‍ ​‍​‍‌‍ ‌ ​‍‌‍‍‌‌‍‌ ‌‍‍‌‌‍ ‍​‍​‍​ ‍‍​‍​‍‌ ​ ‌‍​‌‌‍ ‍‌‍‍‌‌ ‌​‌ ‍‌​‍ ‍‌‍‍‌‌‍ ​‍​‍​‍ ​​‍​‍‌‍‍​‌ ​‍‌‍‌‌‌‍‌‍​‍​‍​ ‍‍​‍​‍‌‍‍​‌ ‌​‌ ‌​‌ ​​‌ ​ ​ ‍‍​‍ ​‍ ‌ ‌‌‌‍ ‌‌‍​‍‌ ​‍‌‍‌‌‌‍ ​‌‍ ​‌‍​‌​‍ ‍‌ ​ ‌‍​‌‌‍ ‍‌‍‍‌‌ ‌​‌ ‍‌​‍ ‍‌ ​ ‌ ‌​‌ ‌‌‌‍‌​‌‍‍‌‌‍ ​‍ ‌‍‍‌‌‍ ‍‌ ‌​‌‍‌‌‌‍ ‍‌ ‌​​‍ ‌‍‌‌‌‍‌​‌‍‍‌‌ ‌​​‍ ‌‍ ‌‌‍ ‌‍‌​‌‍‌‌​ ‌‌ ​​‌ ​‍‌‍‌‌‌ ​ ‌‍‌‌‌‍ ‍‌ ‌​‌‍​‌‌ ‌​‌‍‍‌‌‍ ‌‍ ‍​ ‍ ‌‍‍‌‌‍‌​​ ‌‌ ​ ‌‍‍‌‌ ‌​‌‍‌‌‌‌​ ‌‍‌‌‌ ‌​‌ ‌​‌‍‍‌‌‍ ‍‌‍‌ ‌ ​ ​ ‍ ‌ ‌​‌ ‍‌‌ ​​‌‍‌‌​ ‌‌ ​ ‌‍‍‌‌ ‌​‌‍‌‌‌‌​ ‌‍‌‌‌ ‌​‌ ‌​‌‍‍‌‌‍ ‍‌‍‌ ‌ ​ ​ ‍ ‌ ​​‌‍​‌‌ ‌​‌‍‍​​ ‌‌ ​ ‌‍ ‌‍​ ‌‍‍‌‌‍​‌‌‍ ​‌​ ​‌‍‍‌‌‍ ‍‌‍‍ ‌ ​ ​‍‌‌​ ‌‌‌​​‍‌‌ ‌‍‍ ‌‍‌‌‌ ‍‌​‍‌‌​ ​ ‌​‌​​‍‌‌​ ​ ‌​‌​​‍‌‌​ ​‍​ ​‍​ ‍​​ ​​​ ‌‌‌‍​‌​ ​​​ ‌​‌‍‌‌​ ‌ ​‍ ‌‌‍​‌​ ‍‌​ ​ ​ ​ ​‍ ‌​ ‌​​ ‌‌​ ‍‌‌‍​‍​‍ ‌‌‍​‌‌‍​‍‌‍‌​​ ‌‌​‍ ‌‌‍​‌‌‍​‍‌‍​‍‌‍‌‌‌‍​‍‌‍​‍​ ‍‌​ ​‌​ ‍‌​ ‌​​ ‌‍​ ‌‍​‍‌‌​ ​‍​ ​‍​‍‌‌​ ‌‌‌​‌​​‍ ‍‌ ‌​‌‍‍‌‌ ‌​‌‍ ​‌‍‌‌​ ‌‍​‍‌‍​‌‌ ​ ‌‍‌‌‌‌‌‌‌ ​‍‌‍ ​​ ‌‌‍‍​‌ ‌​‌ ‌​‌ ​​‌ ​ ​‍‌‌​ ​ ‌​​‌​‍‌‌​ ​‍‌​‌‍​‍‌‌​ ​‍‌​‌‍‌ ‌‌‌‍ ‌‌‍​‍‌ ​‍‌‍‌‌‌‍ ​‌‍ ​‌‍​‌​‍ ‍‌ ​ ‌‍​‌‌‍ ‍‌‍‍‌‌ ‌​‌ ‍‌​‍ ‍‌ ​ ‌ ‌​‌ ‌‌‌‍‌​‌‍‍‌‌‍ ​‍‌‍‌‍‍‌‌‍‌​​ ‌‌ ​ ‌‍‍‌‌ ‌​‌‍‌‌‌‌​ ‌‍‌‌‌ ‌​‌ ‌​‌‍‍‌‌‍ ‍‌‍‌ ‌ ​ ​‍‌‍‌ ‌​‌ ‍‌‌ ​​‌‍‌‌​ ‌‌ ​ ‌‍‍‌‌ ‌​‌‍‌‌‌‌​ ‌‍‌‌‌ ‌​‌ ‌​‌‍‍‌‌‍ ‍‌‍‌ ‌ ​ ​‍‌‍‌ ​​‌‍​‌‌ ‌​‌‍‍​​ ‌‌ ​ ‌‍ ‌‍​ ‌‍‍‌‌‍​‌‌‍ ​‌​ ​‌‍‍‌‌‍ ‍‌‍‍ ‌ ​ ​‍‌‌​ ‌‌‌​​‍‌‌ ‌‍‍ ‌‍‌‌‌ ‍‌​‍‌‌​ ​ ‌​‌​​‍‌‌​ ​ ‌​‌​​‍‌‌​ ​‍​ ​‍​ ‍​​ ​​​ ‌‌‌‍​‌​ ​​​ ‌​‌‍‌‌​ ‌ ​‍ ‌‌‍​‌​ ‍‌​ ​ ​ ​ ​‍ ‌​ ‌​​ ‌‌​ ‍‌‌‍​‍​‍ ‌‌‍​‌‌‍​‍‌‍‌​​ ‌‌​‍ ‌‌‍​‌‌‍​‍‌‍​‍‌‍‌‌‌‍​‍‌‍​‍​ ‍‌​ ​‌​ ‍‌​ ‌​​ ‌‍​ ‌‍​‍‌‌​ ​‍​ ​‍​‍‌‌​ ‌‌‌​‌​​‍ ‍‌ ‌​‌‍‍‌‌ ‌​‌‍ ​‌‍‌‌​‍‌‍‌ ​​‌‍‌‌‌ ​‍‌ ​ ‌ ​​‌‍‌‌‌‍​ ‌ ‌​‌‍‍‌‌ ‌‍‌‍‌‌​ ‌‌ ​​‌ ‌‌‌‍​‍‌‍ ​‌‍‍‌‌ ​ ‌‍‍​‌‍‌‌‌‍‌​​‍​‍‌ ‌
LETTERBOXD​​​​‌ ‍ ​‍​‍‌‍ ‌ ​‍‌‍‍‌‌‍‌ ‌‍‍‌‌‍ ‍​‍​‍​ ‍‍​‍​‍‌ ​ ‌‍​‌‌‍ ‍‌‍‍‌‌ ‌​‌ ‍‌​‍ ‍‌‍‍‌‌‍ ​‍​‍​‍ ​​‍​‍‌‍‍​‌ ​‍‌‍‌‌‌‍‌‍​‍​‍​ ‍‍​‍​‍‌‍‍​‌ ‌​‌ ‌​‌ ​​‌ ​ ​ ‍‍​‍ ​‍ ‌ ‌‌‌‍ ‌‌‍​‍‌ ​‍‌‍‌‌‌‍ ​‌‍ ​‌‍​‌​‍ ‍‌ ​ ‌‍​‌‌‍ ‍‌‍‍‌‌ ‌​‌ ‍‌​‍ ‍‌ ​ ‌ ‌​‌ ‌‌‌‍‌​‌‍‍‌‌‍ ​‍ ‌‍‍‌‌‍ ‍‌ ‌​‌‍‌‌‌‍ ‍‌ ‌​​‍ ‌‍‌‌‌‍‌​‌‍‍‌‌ ‌​​‍ ‌‍ ‌‌‍ ‌‍‌​‌‍‌‌​ ‌‌ ​​‌ ​‍‌‍‌‌‌ ​ ‌‍‌‌‌‍ ‍‌ ‌​‌‍​‌‌ ‌​‌‍‍‌‌‍ ‌‍ ‍​ ‍ ‌‍‍‌‌‍‌​​ ‌‌ ​ ‌‍‍‌‌ ‌​‌‍‌‌‌‌​ ‌‍‌‌‌ ‌​‌ ‌​‌‍‍‌‌‍ ‍‌‍‌ ‌ ​ ​ ‍ ‌ ‌​‌ ‍‌‌ ​​‌‍‌‌​ ‌‌ ​ ‌‍‍‌‌ ‌​‌‍‌‌‌‌​ ‌‍‌‌‌ ‌​‌ ‌​‌‍‍‌‌‍ ‍‌‍‌ ‌ ​ ​ ‍ ‌ ​​‌‍​‌‌ ‌​‌‍‍​​ ‌‌ ​ ‌‍ ‌‍​ ‌‍‍‌‌‍​‌‌‍ ​‌​ ​‌‍‍‌‌‍ ‍‌‍‍ ‌ ​ ​‍‌‌​ ‌‌‌​​‍‌‌ ‌‍‍ ‌‍‌‌‌ ‍‌​‍‌‌​ ​ ‌​‌​​‍‌‌​ ​ ‌​‌​​‍‌‌​ ​‍​ ​‍​ ​‌‌‍​‌‌‍​‌​ ‍‌​ ‌‍​ ‌​​ ‌‌​ ‌ ​‍ ‌‌‍​ ​ ​‍‌‍‌​​ ‍​​‍ ‌​ ‌​​ ​‍​ ‍​‌‍​‌​‍ ‌‌‍​‌‌‍​‌​ ‌‌‌‍​‍​‍ ‌‌‍​ ​ ​ ​ ​‍‌‍​‍​ ‍​​ ​‌‌‍​‌​ ​‍​ ‌​​ ​‍​ ‌‌‌‍‌‍​‍‌‌​ ​‍​ ​‍​‍‌‌​ ‌‌‌​‌​​‍ ‍‌ ‌​‌‍‍‌‌ ‌​‌‍ ​‌‍‌‌​ ‌‍​‍‌‍​‌‌ ​ ‌‍‌‌‌‌‌‌‌ ​‍‌‍ ​​ ‌‌‍‍​‌ ‌​‌ ‌​‌ ​​‌ ​ ​‍‌‌​ ​ ‌​​‌​‍‌‌​ ​‍‌​‌‍​‍‌‌​ ​‍‌​‌‍‌ ‌‌‌‍ ‌‌‍​‍‌ ​‍‌‍‌‌‌‍ ​‌‍ ​‌‍​‌​‍ ‍‌ ​ ‌‍​‌‌‍ ‍‌‍‍‌‌ ‌​‌ ‍‌​‍ ‍‌ ​ ‌ ‌​‌ ‌‌‌‍‌​‌‍‍‌‌‍ ​‍‌‍‌‍‍‌‌‍‌​​ ‌‌ ​ ‌‍‍‌‌ ‌​‌‍‌‌‌‌​ ‌‍‌‌‌ ‌​‌ ‌​‌‍‍‌‌‍ ‍‌‍‌ ‌ ​ ​‍‌‍‌ ‌​‌ ‍‌‌ ​​‌‍‌‌​ ‌‌ ​ ‌‍‍‌‌ ‌​‌‍‌‌‌‌​ ‌‍‌‌‌ ‌​‌ ‌​‌‍‍‌‌‍ ‍‌‍‌ ‌ ​ ​‍‌‍‌ ​​‌‍​‌‌ ‌​‌‍‍​​ ‌‌ ​ ‌‍ ‌‍​ ‌‍‍‌‌‍​‌‌‍ ​‌​ ​‌‍‍‌‌‍ ‍‌‍‍ ‌ ​ ​‍‌‌​ ‌‌‌​​‍‌‌ ‌‍‍ ‌‍‌‌‌ ‍‌​‍‌‌​ ​ ‌​‌​​‍‌‌​ ​ ‌​‌​​‍‌‌​ ​‍​ ​‍​ ​‌‌‍​‌‌‍​‌​ ‍‌​ ‌‍​ ‌​​ ‌‌​ ‌ ​‍ ‌‌‍​ ​ ​‍‌‍‌​​ ‍​​‍ ‌​ ‌​​ ​‍​ ‍​‌‍​‌​‍ ‌‌‍​‌‌‍​‌​ ‌‌‌‍​‍​‍ ‌‌‍​ ​ ​ ​ ​‍‌‍​‍​ ‍​​ ​‌‌‍​‌​ ​‍​ ‌​​ ​‍​ ‌‌‌‍‌‍​‍‌‌​ ​‍​ ​‍​‍‌‌​ ‌‌‌​‌​​‍ ‍‌ ‌​‌‍‍‌‌ ‌​‌‍ ​‌‍‌‌​‍‌‍‌ ​​‌‍‌‌‌ ​‍‌ ​ ‌ ​​‌‍‌‌‌‍​ ‌ ‌​‌‍‍‌‌ ‌‍‌‍‌‌​ ‌‌ ​​‌ ‌‌‌‍​‍‌‍ ​‌‍‍‌‌ ​ ‌‍‍​‌‍‌‌‌‍‌​​‍​‍‌ ‌
YOUTUBE​​​​‌ ‍ ​‍​‍‌‍ ‌ ​‍‌‍‍‌‌‍‌ ‌‍‍‌‌‍ ‍​‍​‍​ ‍‍​‍​‍‌ ​ ‌‍​‌‌‍ ‍‌‍‍‌‌ ‌​‌ ‍‌​‍ ‍‌‍‍‌‌‍ ​‍​‍​‍ ​​‍​‍‌‍‍​‌ ​‍‌‍‌‌‌‍‌‍​‍​‍​ ‍‍​‍​‍‌‍‍​‌ ‌​‌ ‌​‌ ​​‌ ​ ​ ‍‍​‍ ​‍ ‌ ‌‌‌‍ ‌‌‍​‍‌ ​‍‌‍‌‌‌‍ ​‌‍ ​‌‍​‌​‍ ‍‌ ​ ‌‍​‌‌‍ ‍‌‍‍‌‌ ‌​‌ ‍‌​‍ ‍‌ ​ ‌ ‌​‌ ‌‌‌‍‌​‌‍‍‌‌‍ ​‍ ‌‍‍‌‌‍ ‍‌ ‌​‌‍‌‌‌‍ ‍‌ ‌​​‍ ‌‍‌‌‌‍‌​‌‍‍‌‌ ‌​​‍ ‌‍ ‌‌‍ ‌‍‌​‌‍‌‌​ ‌‌ ​​‌ ​‍‌‍‌‌‌ ​ ‌‍‌‌‌‍ ‍‌ ‌​‌‍​‌‌ ‌​‌‍‍‌‌‍ ‌‍ ‍​ ‍ ‌‍‍‌‌‍‌​​ ‌‌ ​ ‌‍‍‌‌ ‌​‌‍‌‌‌‌​ ‌‍‌‌‌ ‌​‌ ‌​‌‍‍‌‌‍ ‍‌‍‌ ‌ ​ ​ ‍ ‌ ‌​‌ ‍‌‌ ​​‌‍‌‌​ ‌‌ ​ ‌‍‍‌‌ ‌​‌‍‌‌‌‌​ ‌‍‌‌‌ ‌​‌ ‌​‌‍‍‌‌‍ ‍‌‍‌ ‌ ​ ​ ‍ ‌ ​​‌‍​‌‌ ‌​‌‍‍​​ ‌‌ ​ ‌‍ ‌‍​ ‌‍‍‌‌‍​‌‌‍ ​‌​ ​‌‍‍‌‌‍ ‍‌‍‍ ‌ ​ ​‍‌‌​ ‌‌‌​​‍‌‌ ‌‍‍ ‌‍‌‌‌ ‍‌​‍‌‌​ ​ ‌​‌​​‍‌‌​ ​ ‌​‌​​‍‌‌​ ​‍​ ​‍​ ‌​‌‍‌​​ ​‍‌‍‌‍​ ​ ‌‍‌​​ ​‍​ ​‌​‍ ‌‌‍​‍​ ‌​​ ​ ‌‍‌‍​‍ ‌​ ‌​​ ‌‍​ ​​​ ‌ ​‍ ‌‌‍​‌​ ‌‍​ ‌‌​ ‌​​‍ ‌​ ​​‌‍​ ‌‍‌‍​ ‌‍​ ‌‍​ ‍​​ ​ ​ ‌ ​ ​‌‌‍​‍​ ‌ ​ ‌‍​‍‌‌​ ​‍​ ​‍​‍‌‌​ ‌‌‌​‌​​‍ ‍‌ ‌​‌‍‍‌‌ ‌​‌‍ ​‌‍‌‌​ ‌‍​‍‌‍​‌‌ ​ ‌‍‌‌‌‌‌‌‌ ​‍‌‍ ​​ ‌‌‍‍​‌ ‌​‌ ‌​‌ ​​‌ ​ ​‍‌‌​ ​ ‌​​‌​‍‌‌​ ​‍‌​‌‍​‍‌‌​ ​‍‌​‌‍‌ ‌‌‌‍ ‌‌‍​‍‌ ​‍‌‍‌‌‌‍ ​‌‍ ​‌‍​‌​‍ ‍‌ ​ ‌‍​‌‌‍ ‍‌‍‍‌‌ ‌​‌ ‍‌​‍ ‍‌ ​ ‌ ‌​‌ ‌‌‌‍‌​‌‍‍‌‌‍ ​‍‌‍‌‍‍‌‌‍‌​​ ‌‌ ​ ‌‍‍‌‌ ‌​‌‍‌‌‌‌​ ‌‍‌‌‌ ‌​‌ ‌​‌‍‍‌‌‍ ‍‌‍‌ ‌ ​ ​‍‌‍‌ ‌​‌ ‍‌‌ ​​‌‍‌‌​ ‌‌ ​ ‌‍‍‌‌ ‌​‌‍‌‌‌‌​ ‌‍‌‌‌ ‌​‌ ‌​‌‍‍‌‌‍ ‍‌‍‌ ‌ ​ ​‍‌‍‌ ​​‌‍​‌‌ ‌​‌‍‍​​ ‌‌ ​ ‌‍ ‌‍​ ‌‍‍‌‌‍​‌‌‍ ​‌​ ​‌‍‍‌‌‍ ‍‌‍‍ ‌ ​ ​‍‌‌​ ‌‌‌​​‍‌‌ ‌‍‍ ‌‍‌‌‌ ‍‌​‍‌‌​ ​ ‌​‌​​‍‌‌​ ​ ‌​‌​​‍‌‌​ ​‍​ ​‍​ ‌​‌‍‌​​ ​‍‌‍‌‍​ ​ ‌‍‌​​ ​‍​ ​‌​‍ ‌‌‍​‍​ ‌​​ ​ ‌‍‌‍​‍ ‌​ ‌​​ ‌‍​ ​​​ ‌ ​‍ ‌‌‍​‌​ ‌‍​ ‌‌​ ‌​​‍ ‌​ ​​‌‍​ ‌‍‌‍​ ‌‍​ ‌‍​ ‍​​ ​ ​ ‌ ​ ​‌‌‍​‍​ ‌ ​ ‌‍​‍‌‌​ ​‍​ ​‍​‍‌‌​ ‌‌‌​‌​​‍ ‍‌ ‌​‌‍‍‌‌ ‌​‌‍ ​‌‍‌‌​‍‌‍‌ ​​‌‍‌‌‌ ​‍‌ ​ ‌ ​​‌‍‌‌‌‍​ ‌ ‌​‌‍‍‌‌ ‌‍‌‍‌‌​ ‌‌ ​​‌ ‌‌‌‍​‍‌‍ ​‌‍‍‌‌ ​ ‌‍‍​‌‍‌‌‌‍‌​​‍​‍‌ ‌
FACEBOOK​​​​‌ ‍ ​‍​‍‌‍ ‌ ​‍‌‍‍‌‌‍‌ ‌‍‍‌‌‍ ‍​‍​‍​ ‍‍​‍​‍‌ ​ ‌‍​‌‌‍ ‍‌‍‍‌‌ ‌​‌ ‍‌​‍ ‍‌‍‍‌‌‍ ​‍​‍​‍ ​​‍​‍‌‍‍​‌ ​‍‌‍‌‌‌‍‌‍​‍​‍​ ‍‍​‍​‍‌‍‍​‌ ‌​‌ ‌​‌ ​​‌ ​ ​ ‍‍​‍ ​‍ ‌ ‌‌‌‍ ‌‌‍​‍‌ ​‍‌‍‌‌‌‍ ​‌‍ ​‌‍​‌​‍ ‍‌ ​ ‌‍​‌‌‍ ‍‌‍‍‌‌ ‌​‌ ‍‌​‍ ‍‌ ​ ‌ ‌​‌ ‌‌‌‍‌​‌‍‍‌‌‍ ​‍ ‌‍‍‌‌‍ ‍‌ ‌​‌‍‌‌‌‍ ‍‌ ‌​​‍ ‌‍‌‌‌‍‌​‌‍‍‌‌ ‌​​‍ ‌‍ ‌‌‍ ‌‍‌​‌‍‌‌​ ‌‌ ​​‌ ​‍‌‍‌‌‌ ​ ‌‍‌‌‌‍ ‍‌ ‌​‌‍​‌‌ ‌​‌‍‍‌‌‍ ‌‍ ‍​ ‍ ‌‍‍‌‌‍‌​​ ‌‌ ​ ‌‍‍‌‌ ‌​‌‍‌‌‌‌​ ‌‍‌‌‌ ‌​‌ ‌​‌‍‍‌‌‍ ‍‌‍‌ ‌ ​ ​ ‍ ‌ ‌​‌ ‍‌‌ ​​‌‍‌‌​ ‌‌ ​ ‌‍‍‌‌ ‌​‌‍‌‌‌‌​ ‌‍‌‌‌ ‌​‌ ‌​‌‍‍‌‌‍ ‍‌‍‌ ‌ ​ ​ ‍ ‌ ​​‌‍​‌‌ ‌​‌‍‍​​ ‌‌ ​ ‌‍ ‌‍​ ‌‍‍‌‌‍​‌‌‍ ​‌​ ​‌‍‍‌‌‍ ‍‌‍‍ ‌ ​ ​‍‌‌​ ‌‌‌​​‍‌‌ ‌‍‍ ‌‍‌‌‌ ‍‌​‍‌‌​ ​ ‌​‌​​‍‌‌​ ​ ‌​‌​​‍‌‌​ ​‍​ ​‍‌‍​‌​ ​​​ ‍‌‌‍‌‍​ ​​‌‍​‌​ ‍​‌‍​‍​‍ ‌​ ‌ ​ ​ ‌‍​‍​ ‌​​‍ ‌​ ‌​‌‍​‍​ ​​​ ‌​​‍ ‌‌‍​‌​ ‍​​ ​​‌‍‌‍​‍ ‌​ ​‍​ ‌​​ ‍​​ ​​​ ‌‍‌‍‌​​ ​‌​ ‍​​ ‍‌‌‍‌​​ ‍‌‌‍​ ​‍‌‌​ ​‍​ ​‍​‍‌‌​ ‌‌‌​‌​​‍ ‍‌ ‌​‌‍‍‌‌ ‌​‌‍ ​‌‍‌‌​ ‌‍​‍‌‍​‌‌ ​ ‌‍‌‌‌‌‌‌‌ ​‍‌‍ ​​ ‌‌‍‍​‌ ‌​‌ ‌​‌ ​​‌ ​ ​‍‌‌​ ​ ‌​​‌​‍‌‌​ ​‍‌​‌‍​‍‌‌​ ​‍‌​‌‍‌ ‌‌‌‍ ‌‌‍​‍‌ ​‍‌‍‌‌‌‍ ​‌‍ ​‌‍​‌​‍ ‍‌ ​ ‌‍​‌‌‍ ‍‌‍‍‌‌ ‌​‌ ‍‌​‍ ‍‌ ​ ‌ ‌​‌ ‌‌‌‍‌​‌‍‍‌‌‍ ​‍‌‍‌‍‍‌‌‍‌​​ ‌‌ ​ ‌‍‍‌‌ ‌​‌‍‌‌‌‌​ ‌‍‌‌‌ ‌​‌ ‌​‌‍‍‌‌‍ ‍‌‍‌ ‌ ​ ​‍‌‍‌ ‌​‌ ‍‌‌ ​​‌‍‌‌​ ‌‌ ​ ‌‍‍‌‌ ‌​‌‍‌‌‌‌​ ‌‍‌‌‌ ‌​‌ ‌​‌‍‍‌‌‍ ‍‌‍‌ ‌ ​ ​‍‌‍‌ ​​‌‍​‌‌ ‌​‌‍‍​​ ‌‌ ​ ‌‍ ‌‍​ ‌‍‍‌‌‍​‌‌‍ ​‌​ ​‌‍‍‌‌‍ ‍‌‍‍ ‌ ​ ​‍‌‌​ ‌‌‌​​‍‌‌ ‌‍‍ ‌‍‌‌‌ ‍‌​‍‌‌​ ​ ‌​‌​​‍‌‌​ ​ ‌​‌​​‍‌‌​ ​‍​ ​‍‌‍​‌​ ​​​ ‍‌‌‍‌‍​ ​​‌‍​‌​ ‍​‌‍​‍​‍ ‌​ ‌ ​ ​ ‌‍​‍​ ‌​​‍ ‌​ ‌​‌‍​‍​ ​​​ ‌​​‍ ‌‌‍​‌​ ‍​​ ​​‌‍‌‍​‍ ‌​ ​‍​ ‌​​ ‍​​ ​​​ ‌‍‌‍‌​​ ​‌​ ‍​​ ‍‌‌‍‌​​ ‍‌‌‍​ ​‍‌‌​ ​‍​ ​‍​‍‌‌​ ‌‌‌​‌​​‍ ‍‌ ‌​‌‍‍‌‌ ‌​‌‍ ​‌‍‌‌​‍‌‍‌ ​​‌‍‌‌‌ ​‍‌ ​ ‌ ​​‌‍‌‌‌‍​ ‌ ‌​‌‍‍‌‌ ‌‍‌‍‌‌​ ‌‌ ​​‌ ‌‌‌‍​‍‌‍ ​‌‍‍‌‌ ​ ‌‍‍​‌‍‌‌‌‍‌​​‍​‍‌ ‌
X​​​​‌ ‍ ​‍​‍‌‍ ‌ ​‍‌‍‍‌‌‍‌ ‌‍‍‌‌‍ ‍​‍​‍​ ‍‍​‍​‍‌ ​ ‌‍​‌‌‍ ‍‌‍‍‌‌ ‌​‌ ‍‌​‍ ‍‌‍‍‌‌‍ ​‍​‍​‍ ​​‍​‍‌‍‍​‌ ​‍‌‍‌‌‌‍‌‍​‍​‍​ ‍‍​‍​‍‌‍‍​‌ ‌​‌ ‌​‌ ​​‌ ​ ​ ‍‍​‍ ​‍ ‌ ‌‌‌‍ ‌‌‍​‍‌ ​‍‌‍‌‌‌‍ ​‌‍ ​‌‍​‌​‍ ‍‌ ​ ‌‍​‌‌‍ ‍‌‍‍‌‌ ‌​‌ ‍‌​‍ ‍‌ ​ ‌ ‌​‌ ‌‌‌‍‌​‌‍‍‌‌‍ ​‍ ‌‍‍‌‌‍ ‍‌ ‌​‌‍‌‌‌‍ ‍‌ ‌​​‍ ‌‍‌‌‌‍‌​‌‍‍‌‌ ‌​​‍ ‌‍ ‌‌‍ ‌‍‌​‌‍‌‌​ ‌‌ ​​‌ ​‍‌‍‌‌‌ ​ ‌‍‌‌‌‍ ‍‌ ‌​‌‍​‌‌ ‌​‌‍‍‌‌‍ ‌‍ ‍​ ‍ ‌‍‍‌‌‍‌​​ ‌‌ ​ ‌‍‍‌‌ ‌​‌‍‌‌‌‌​ ‌‍‌‌‌ ‌​‌ ‌​‌‍‍‌‌‍ ‍‌‍‌ ‌ ​ ​ ‍ ‌ ‌​‌ ‍‌‌ ​​‌‍‌‌​ ‌‌ ​ ‌‍‍‌‌ ‌​‌‍‌‌‌‌​ ‌‍‌‌‌ ‌​‌ ‌​‌‍‍‌‌‍ ‍‌‍‌ ‌ ​ ​ ‍ ‌ ​​‌‍​‌‌ ‌​‌‍‍​​ ‌‌ ​ ‌‍ ‌‍​ ‌‍‍‌‌‍​‌‌‍ ​‌​ ​‌‍‍‌‌‍ ‍‌‍‍ ‌ ​ ​‍‌‌​ ‌‌‌​​‍‌‌ ‌‍‍ ‌‍‌‌‌ ‍‌​‍‌‌​ ​ ‌​‌​​‍‌‌​ ​ ‌​‌​​‍‌‌​ ​‍​ ​‍‌‍​‌‌‍‌‌​ ‍​‌‍‌‌​ ‌​‌‍‌​‌‍‌‌​ ​‍​‍ ‌‌‍​ ​ ‍‌‌‍‌‌​ ‍​​‍ ‌​ ‌​‌‍​‍​ ​‌​ ​ ​‍ ‌‌‍​‍‌‍‌​​ ​‌​ ‍​​‍ ‌‌‍‌‌‌‍​ ‌‍‌‍‌‍‌​‌‍​ ​ ‍‌​ ‌ ‌‍‌‌‌‍​ ​ ​‌​ ‌ ​ ‌ ​‍‌‌​ ​‍​ ​‍​‍‌‌​ ‌‌‌​‌​​‍ ‍‌ ‌​‌‍‍‌‌ ‌​‌‍ ​‌‍‌‌​ ‌‍​‍‌‍​‌‌ ​ ‌‍‌‌‌‌‌‌‌ ​‍‌‍ ​​ ‌‌‍‍​‌ ‌​‌ ‌​‌ ​​‌ ​ ​‍‌‌​ ​ ‌​​‌​‍‌‌​ ​‍‌​‌‍​‍‌‌​ ​‍‌​‌‍‌ ‌‌‌‍ ‌‌‍​‍‌ ​‍‌‍‌‌‌‍ ​‌‍ ​‌‍​‌​‍ ‍‌ ​ ‌‍​‌‌‍ ‍‌‍‍‌‌ ‌​‌ ‍‌​‍ ‍‌ ​ ‌ ‌​‌ ‌‌‌‍‌​‌‍‍‌‌‍ ​‍‌‍‌‍‍‌‌‍‌​​ ‌‌ ​ ‌‍‍‌‌ ‌​‌‍‌‌‌‌​ ‌‍‌‌‌ ‌​‌ ‌​‌‍‍‌‌‍ ‍‌‍‌ ‌ ​ ​‍‌‍‌ ‌​‌ ‍‌‌ ​​‌‍‌‌​ ‌‌ ​ ‌‍‍‌‌ ‌​‌‍‌‌‌‌​ ‌‍‌‌‌ ‌​‌ ‌​‌‍‍‌‌‍ ‍‌‍‌ ‌ ​ ​‍‌‍‌ ​​‌‍​‌‌ ‌​‌‍‍​​ ‌‌ ​ ‌‍ ‌‍​ ‌‍‍‌‌‍​‌‌‍ ​‌​ ​‌‍‍‌‌‍ ‍‌‍‍ ‌ ​ ​‍‌‌​ ‌‌‌​​‍‌‌ ‌‍‍ ‌‍‌‌‌ ‍‌​‍‌‌​ ​ ‌​‌​​‍‌‌​ ​ ‌​‌​​‍‌‌​ ​‍​ ​‍‌‍​‌‌‍‌‌​ ‍​‌‍‌‌​ ‌​‌‍‌​‌‍‌‌​ ​‍​‍ ‌‌‍​ ​ ‍‌‌‍‌‌​ ‍​​‍ ‌​ ‌​‌‍​‍​ ​‌​ ​ ​‍ ‌‌‍​‍‌‍‌​​ ​‌​ ‍​​‍ ‌‌‍‌‌‌‍​ ‌‍‌‍‌‍‌​‌‍​ ​ ‍‌​ ‌ ‌‍‌‌‌‍​ ​ ​‌​ ‌ ​ ‌ ​‍‌‌​ ​‍​ ​‍​‍‌‌​ ‌‌‌​‌​​‍ ‍‌ ‌​‌‍‍‌‌ ‌​‌‍ ​‌‍‌‌​‍‌‍‌ ​​‌‍‌‌‌ ​‍‌ ​ ‌ ​​‌‍‌‌‌‍​ ‌ ‌​‌‍‍‌‌ ‌‍‌‍‌‌​ ‌‌ ​​‌ ‌‌‌‍​‍‌‍ ​‌‍‍‌‌ ​ ‌‍‍​‌‍‌‌‌‍‌​​‍​‍‌ ‌
BROLLIE​​​​‌ ‍ ​‍​‍‌‍ ‌ ​‍‌‍‍‌‌‍‌ ‌‍‍‌‌‍ ‍​‍​‍​ ‍‍​‍​‍‌ ​ ‌‍​‌‌‍ ‍‌‍‍‌‌ ‌​‌ ‍‌​‍ ‍‌‍‍‌‌‍ ​‍​‍​‍ ​​‍​‍‌‍‍​‌ ​‍‌‍‌‌‌‍‌‍​‍​‍​ ‍‍​‍​‍‌‍‍​‌ ‌​‌ ‌​‌ ​​‌ ​ ​ ‍‍​‍ ​‍ ‌ ‌‌‌‍ ‌‌‍​‍‌ ​‍‌‍‌‌‌‍ ​‌‍ ​‌‍​‌​‍ ‍‌ ​ ‌‍​‌‌‍ ‍‌‍‍‌‌ ‌​‌ ‍‌​‍ ‍‌ ​ ‌ ‌​‌ ‌‌‌‍‌​‌‍‍‌‌‍ ​‍ ‌‍‍‌‌‍ ‍‌ ‌​‌‍‌‌‌‍ ‍‌ ‌​​‍ ‌‍‌‌‌‍‌​‌‍‍‌‌ ‌​​‍ ‌‍ ‌‌‍ ‌‍‌​‌‍‌‌​ ‌‌ ​​‌ ​‍‌‍‌‌‌ ​ ‌‍‌‌‌‍ ‍‌ ‌​‌‍​‌‌ ‌​‌‍‍‌‌‍ ‌‍ ‍​ ‍ ‌‍‍‌‌‍‌​​ ‌‌ ​ ‌‍‍‌‌ ‌​‌‍‌‌‌‌​ ‌‍‌‌‌ ‌​‌ ‌​‌‍‍‌‌‍ ‍‌‍‌ ‌ ​ ​ ‍ ‌ ‌​‌ ‍‌‌ ​​‌‍‌‌​ ‌‌ ​ ‌‍‍‌‌ ‌​‌‍‌‌‌‌​ ‌‍‌‌‌ ‌​‌ ‌​‌‍‍‌‌‍ ‍‌‍‌ ‌ ​ ​ ‍ ‌ ​​‌‍​‌‌ ‌​‌‍‍​​ ‌‌‍‌‌‌ ‍​‌ ‌​‌‍‌‌‌ ​‍‌‍ ‍‌‍​‌‌‍ ​‌​ ​‌‍‍‌‌‍ ‍‌‍‍ ‌ ​ ​‍‌‌​ ‌‌‌​​‍‌‌ ‌‍‍ ‌‍‌‌‌ ‍‌​‍‌‌​ ​ ‌​‌​​‍‌‌​ ​ ‌​‌​​‍‌‌​ ​‍​ ​‍​ ‌ ​ ‌​‌‍​‌​ ‌ ​ ​ ​ ‌‍​ ‍​​ ‌‌​‍ ‌‌‍‌‌​ ​‌​ ‍​​ ‍‌​‍ ‌​ ‌​​ ‌‍​ ​‌​ ​​​‍ ‌‌‍​‍‌‍​ ​ ​‌​ ​‌​‍ ‌​ ​ ​ ‌ ‌‍‌​​ ​​‌‍​ ​ ​‍​ ‌ ​ ​‌​ ​‌‌‍‌​​ ‌‍​ ‌​​‍‌‌​ ​‍​ ​‍​‍‌‌​ ‌‌‌​‌​​‍ ‍‌ ‌​‌‍‍‌‌ ‌​‌‍ ​‌‍‌‌​ ‌‍​‍‌‍​‌‌ ​ ‌‍‌‌‌‌‌‌‌ ​‍‌‍ ​​ ‌‌‍‍​‌ ‌​‌ ‌​‌ ​​‌ ​ ​‍‌‌​ ​ ‌​​‌​‍‌‌​ ​‍‌​‌‍​‍‌‌​ ​‍‌​‌‍‌ ‌‌‌‍ ‌‌‍​‍‌ ​‍‌‍‌‌‌‍ ​‌‍ ​‌‍​‌​‍ ‍‌ ​ ‌‍​‌‌‍ ‍‌‍‍‌‌ ‌​‌ ‍‌​‍ ‍‌ ​ ‌ ‌​‌ ‌‌‌‍‌​‌‍‍‌‌‍ ​‍‌‍‌‍‍‌‌‍‌​​ ‌‌ ​ ‌‍‍‌‌ ‌​‌‍‌‌‌‌​ ‌‍‌‌‌ ‌​‌ ‌​‌‍‍‌‌‍ ‍‌‍‌ ‌ ​ ​‍‌‍‌ ‌​‌ ‍‌‌ ​​‌‍‌‌​ ‌‌ ​ ‌‍‍‌‌ ‌​‌‍‌‌‌‌​ ‌‍‌‌‌ ‌​‌ ‌​‌‍‍‌‌‍ ‍‌‍‌ ‌ ​ ​‍‌‍‌ ​​‌‍​‌‌ ‌​‌‍‍​​ ‌‌‍‌‌‌ ‍​‌ ‌​‌‍‌‌‌ ​‍‌‍ ‍‌‍​‌‌‍ ​‌​ ​‌‍‍‌‌‍ ‍‌‍‍ ‌ ​ ​‍‌‌​ ‌‌‌​​‍‌‌ ‌‍‍ ‌‍‌‌‌ ‍‌​‍‌‌​ ​ ‌​‌​​‍‌‌​ ​ ‌​‌​​‍‌‌​ ​‍​ ​‍​ ‌ ​ ‌​‌‍​‌​ ‌ ​ ​ ​ ‌‍​ ‍​​ ‌‌​‍ ‌‌‍‌‌​ ​‌​ ‍​​ ‍‌​‍ ‌​ ‌​​ ‌‍​ ​‌​ ​​​‍ ‌‌‍​‍‌‍​ ​ ​‌​ ​‌​‍ ‌​ ​ ​ ‌ ‌‍‌​​ ​​‌‍​ ​ ​‍​ ‌ ​ ​‌​ ​‌‌‍‌​​ ‌‍​ ‌​​‍‌‌​ ​‍​ ​‍​‍‌‌​ ‌‌‌​‌​​‍ ‍‌ ‌​‌‍‍‌‌ ‌​‌‍ ​‌‍‌‌​‍‌‍‌ ​​‌‍‌‌‌ ​‍‌ ​ ‌ ​​‌‍‌‌‌‍​ ‌ ‌​‌‍‍‌‌ ‌‍‌‍‌‌​ ‌‌ ​​‌ ‌‌‌‍​‍‌‍ ​‌‍‍‌‌ ​ ‌‍‍​‌‍‌‌‌‍‌​​‍​‍‌ ‌ ↗
SANCTUARY PICTURES​​​​‌ ‍ ​‍​‍‌‍ ‌ ​‍‌‍‍‌‌‍‌ ‌‍‍‌‌‍ ‍​‍​‍​ ‍‍​‍​‍‌ ​ ‌‍​‌‌‍ ‍‌‍‍‌‌ ‌​‌ ‍‌​‍ ‍‌‍‍‌‌‍ ​‍​‍​‍ ​​‍​‍‌‍‍​‌ ​‍‌‍‌‌‌‍‌‍​‍​‍​ ‍‍​‍​‍‌‍‍​‌ ‌​‌ ‌​‌ ​​‌ ​ ​ ‍‍​‍ ​‍ ‌ ‌‌‌‍ ‌‌‍​‍‌ ​‍‌‍‌‌‌‍ ​‌‍ ​‌‍​‌​‍ ‍‌ ​ ‌‍​‌‌‍ ‍‌‍‍‌‌ ‌​‌ ‍‌​‍ ‍‌ ​ ‌ ‌​‌ ‌‌‌‍‌​‌‍‍‌‌‍ ​‍ ‌‍‍‌‌‍ ‍‌ ‌​‌‍‌‌‌‍ ‍‌ ‌​​‍ ‌‍‌‌‌‍‌​‌‍‍‌‌ ‌​​‍ ‌‍ ‌‌‍ ‌‍‌​‌‍‌‌​ ‌‌ ​​‌ ​‍‌‍‌‌‌ ​ ‌‍‌‌‌‍ ‍‌ ‌​‌‍​‌‌ ‌​‌‍‍‌‌‍ ‌‍ ‍​ ‍ ‌‍‍‌‌‍‌​​ ‌‌ ​ ‌‍‍‌‌ ‌​‌‍‌‌‌‌​ ‌‍‌‌‌ ‌​‌ ‌​‌‍‍‌‌‍ ‍‌‍‌ ‌ ​ ​ ‍ ‌ ‌​‌ ‍‌‌ ​​‌‍‌‌​ ‌‌ ​ ‌‍‍‌‌ ‌​‌‍‌‌‌‌​ ‌‍‌‌‌ ‌​‌ ‌​‌‍‍‌‌‍ ‍‌‍‌ ‌ ​ ​ ‍ ‌ ​​‌‍​‌‌ ‌​‌‍‍​​ ‌‌‍‌‌‌ ‍​‌ ‌​‌‍‌‌‌ ​‍‌‍ ‍‌‍​‌‌‍ ​‌​ ​‌‍‍‌‌‍ ‍‌‍‍ ‌ ​ ​‍‌‌​ ‌‌‌​​‍‌‌ ‌‍‍ ‌‍‌‌‌ ‍‌​‍‌‌​ ​ ‌​‌​​‍‌‌​ ​ ‌​‌​​‍‌‌​ ​‍​ ​‍​ ‍​‌‍​‌​ ‍​​ ‍​‌‍​‍​ ​ ​ ​‍​ ‌​​‍ ‌‌‍‌‍​ ‍‌‌‍​‌‌‍​ ​‍ ‌​ ‌​‌‍​‍​ ​ ‌‍​‌​‍ ‌​ ‍‌‌‍‌‍​ ‌​​ ‍‌​‍ ‌​ ‌ ‌‍​‌​ ​​​ ‌ ​ ‍​​ ‌‌‌‍​‌​ ​‍‌‍‌‌​ ‌ ‌‍​‍​ ‌ ​‍‌‌​ ​‍​ ​‍​‍‌‌​ ‌‌‌​‌​​‍ ‍‌ ‌​‌‍‍‌‌ ‌​‌‍ ​‌‍‌‌​ ‌‍​‍‌‍​‌‌ ​ ‌‍‌‌‌‌‌‌‌ ​‍‌‍ ​​ ‌‌‍‍​‌ ‌​‌ ‌​‌ ​​‌ ​ ​‍‌‌​ ​ ‌​​‌​‍‌‌​ ​‍‌​‌‍​‍‌‌​ ​‍‌​‌‍‌ ‌‌‌‍ ‌‌‍​‍‌ ​‍‌‍‌‌‌‍ ​‌‍ ​‌‍​‌​‍ ‍‌ ​ ‌‍​‌‌‍ ‍‌‍‍‌‌ ‌​‌ ‍‌​‍ ‍‌ ​ ‌ ‌​‌ ‌‌‌‍‌​‌‍‍‌‌‍ ​‍‌‍‌‍‍‌‌‍‌​​ ‌‌ ​ ‌‍‍‌‌ ‌​‌‍‌‌‌‌​ ‌‍‌‌‌ ‌​‌ ‌​‌‍‍‌‌‍ ‍‌‍‌ ‌ ​ ​‍‌‍‌ ‌​‌ ‍‌‌ ​​‌‍‌‌​ ‌‌ ​ ‌‍‍‌‌ ‌​‌‍‌‌‌‌​ ‌‍‌‌‌ ‌​‌ ‌​‌‍‍‌‌‍ ‍‌‍‌ ‌ ​ ​‍‌‍‌ ​​‌‍​‌‌ ‌​‌‍‍​​ ‌‌‍‌‌‌ ‍​‌ ‌​‌‍‌‌‌ ​‍‌‍ ‍‌‍​‌‌‍ ​‌​ ​‌‍‍‌‌‍ ‍‌‍‍ ‌ ​ ​‍‌‌​ ‌‌‌​​‍‌‌ ‌‍‍ ‌‍‌‌‌ ‍‌​‍‌‌​ ​ ‌​‌​​‍‌‌​ ​ ‌​‌​​‍‌‌​ ​‍​ ​‍​ ‍​‌‍​‌​ ‍​​ ‍​‌‍​‍​ ​ ​ ​‍​ ‌​​‍ ‌‌‍‌‍​ ‍‌‌‍​‌‌‍​ ​‍ ‌​ ‌​‌‍​‍​ ​ ‌‍​‌​‍ ‌​ ‍‌‌‍‌‍​ ‌​​ ‍‌​‍ ‌​ ‌ ‌‍​‌​ ​​​ ‌ ​ ‍​​ ‌‌‌‍​‌​ ​‍‌‍‌‌​ ‌ ‌‍​‍​ ‌ ​‍‌‌​ ​‍​ ​‍​‍‌‌​ ‌‌‌​‌​​‍ ‍‌ ‌​‌‍‍‌‌ ‌​‌‍ ​‌‍‌‌​‍‌‍‌ ​​‌‍‌‌‌ ​‍‌ ​ ‌ ​​‌‍‌‌‌‍​ ‌ ‌​‌‍‍‌‌ ‌‍‌‍‌‌​ ‌‌ ​​‌ ‌‌‌‍​‍‌‍ ​‌‍‍‌‌ ​ ‌‍‍​‌‍‌‌‌‍‌​​‍​‍‌ ‌ ↗
DESIGN BY STUDIO BRAVE
© 2026 UMBRELLA ENTERTAINMENT PTY LTD